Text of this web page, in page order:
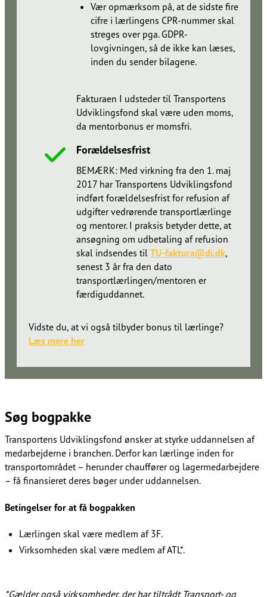
Vær opmærksom på, at de sidste fire
cifre i lærlingens CPR-nummer skal
streges over pga. GDPR-
lovgivningen, så de ikke kan læses,
inden du sender bilagene.​​​​‌ ‍ ​‍​‍‌‍ ‌ ​‍‌‍‍‌‌‍‌ ‌‍‍‌‌‍ ‍​‍​‍​ ‍‍​‍​‍‌ ​ ‌‍​‌‌‍ ‍‌‍‍‌‌ ‌​‌ ‍‌​‍ ‍‌‍‍‌‌‍ ​‍​‍​‍ ​​‍​‍‌‍‍​‌ ​‍‌‍‌‌‌‍‌‍​‍​‍​ ‍‍​‍​‍‌‍‍​‌ ‌​‌ ‌​‌ ​​‌ ​ ​ ‍‍​‍ ​‍ ‌ ‌​‌ ‌‌​‍ ‍‌ ​ ‌‍​‌‌‍ ‍‌‍‍‌‌ ‌​‌ ‍‌​‍ ‍‌ ​ ‌ ‌​‌ ‌‌‌‍‌​‌‍‍‌‌‍ ​‍ ‌‍‍‌‌‍ ‍‌ ‌​‌‍‌‌‌‍ ‍‌ ‌​​‍ ‌‍‌‌‌‍‌​‌‍‍‌‌ ‌​​‍ ‌‍ ‌‌‍ ‌‍‌​‌‍‌‌​ ‌‌ ​​‌ ​‍‌‍‌‌‌ ​ ‌‍‌‌‌‍ ‍‌ ‌​‌‍​‌‌ ‌​‌‍‍‌‌‍ ‌‍ ‍​ ‍ ‌‍‍‌‌‍‌​​ ‌‌ ​​‌‍​‌‌‍‌ ‌‍‌‌​‍ ‌‌ ‌​‌‍‍‌‌‍ ​‌ ​ ‌‍‍ ‌ ‌‌‌‍‌​​‍ ‌‌ ‌​‌‍‍‌‌‍ ​​‍ ‌‌ ‌‍‌‍‍‌‌ ​‍‌‍‍ ‌ ​ ‌‍ ‌‍ ‌‌‍‍​‌‍‌‌‌‍‌​‌‍‌‌‌ ​‍​ ‍ ‌ ‌​‌ ‍‌‌ ​​‌‍‌‌​ ‌‌ ​​‌‍​‌‌‍‌ ‌‍‌‌​ ‍ ‌ ​​‌‍​‌‌ ‌​‌‍‍​​ ‌‌ ​ ‌‍‌‌‌‍​ ‌ ‌​‌‍‍‌‌‍ ‌‍ ‍‌ ​ ​‍‌‌​ ‌‌‌​​‍‌‌ ‌‍‍ ‌‍‌‌‌ ‍‌​‍‌‌​ ​ ‌​‌​​‍‌‌​ ​ ‌​‌​​‍‌‌​ ​‍​ ​‍​ ​‌​ ‌‍​ ​ ​ ​‍​ ‌‍​ ​‍‌‍​‍‌‍​ ​ ​‌‌‍‌​​ ‌ ‌‍‌‌​‍‌‌​ ​‍​ ​‍​‍‌‌​ ‌‌‌​‌​​‍ ‍‌‍​ ‌‍ ‌‍ ‍‌ ‌​‌‍‌‌‌‍ ‍‌ ‌​​‍‌‌​ ‌‌‌​​‍‌‌ ‌‍‍ ‌‍‌‌‌ ‍‌​‍‌‌​ ​ ‌​‌​​‍‌‌​ ​ ‌​‌​​‍‌‌​ ​‍​ ​‍‌‍​ ​ ‍​‌‍​‍​ ‌‌‌‍​ ‌‍‌‍​ ‌‍​ ‌ ‌‍​‍‌‍​‌‌‍‌‌​ ​​​‍‌‌​ ​‍​ ​‍​‍‌‌​ ‌‌‌​‌​​‍ ‍‌‍​‍‌‍ ​‌‍ ‌‍​ ‌‍‍ ‌ ​ ​‍‌‌​ ‌‌‌​​‍‌‌ ‌‍‍ ‌‍‌‌‌ ‍‌​‍‌‌​ ​ ‌​‌​​‍‌‌​ ​ ‌​‌​​‍‌‌​ ​‍​ ​‍​ ‍‌‌‍​ ​ ‌​​ ‌​‌‍‌​​ ​‍​ ​‌​ ‌‌‌‍‌‌​ ‌​‌‍​ ​ ‌‍​‍‌‌​ ​‍​ ​‍​‍‌‌​ ‌‌‌​‌​​‍ ‍‌‍‍‌‌ ‌​‌‍‌‌‌‍ ‌‌ ​ ​‍‌‌​ ‌‌‌​​‍‌‌ ‌‍‍ ‌‍‌‌‌ ‍‌​‍‌‌​ ​ ‌​‌​​‍‌‌​ ​ ‌​‌​​‍‌‌​ ​‍​ ​‍‌‍​‌​ ‌‍​ ‍‌‌‍​‌​ ‌‌​ ‍​​ ‌‌‌‍​ ‌‍​‍‌‍​‍​ ‌​‌‍‌‌​‍‌‌​ ​‍​ ​‍​‍‌‌​ ‌‌‌​‌​​‍ ‍‌‍​‍‌‍ ‌‍‌​‌ ‍‌​‍‌‌​ ‌‌‌​​‍‌‌ ‌‍‍ ‌‍‌‌‌ ‍‌​‍‌‌​ ​ ‌​‌​​‍‌‌​ ​ ‌​‌​​‍‌‌​ ​‍​ ​‍​ ‌‍‌‍‌‌​ ​‍‌‍​ ​ ​‌‌‍​ ​ ​ ‌‍‌​‌‍​‍‌‍‌‍‌‍​‍​ ​‍​‍‌‌​ ​‍​ ​‍​‍‌‌​ ‌‌‌​‌​​‍ ‍‌‍​ ‌‍‍​‌‍‍‌‌‍ ​‌‍‌​‌ ​‍‌‍‌‌‌‍ ‍​‍‌‌​ ‌‌‌​​‍‌‌ ‌‍‍ ‌‍‌‌‌ ‍‌​‍‌‌​ ​ ‌​‌​​‍‌‌​ ​ ‌​‌​​‍‌‌​ ​‍​ ​‍​ ​ ​ ‌‍‌‍‌‍​ ‍​​ ‍​‌‍​‌‌‍‌‍​ ‍‌​ ‌‍​ ‍​‌‍‌​​ ‍‌​‍‌‌​ ​‍​ ​‍​‍‌‌​ ‌‌‌​‌​​‍ ‍‌ ‌​‌‍‌‌‌ ‍​‌ ‌​​ ‌‍​‍‌‍​‌‌ ​ ‌‍‌‌‌‌‌‌‌ ​‍‌‍ ​​ ‌‌‍‍​‌ ‌​‌ ‌​‌ ​​‌ ​ ​‍‌‌​ ​ ‌​​‌​‍‌‌​ ​‍‌​‌‍​‍‌‌​ ​‍‌​‌‍‌ ‌​‌ ‌‌​‍ ‍‌ ​ ‌‍​‌‌‍ ‍‌‍‍‌‌ ‌​‌ ‍‌​‍ ‍‌ ​ ‌ ‌​‌ ‌‌‌‍‌​‌‍‍‌‌‍ ​‍‌‍‌‍‍‌‌‍‌​​ ‌‌ ​​‌‍​‌‌‍‌ ‌‍‌‌​‍ ‌‌ ‌​‌‍‍‌‌‍ ​‌ ​ ‌‍‍ ‌ ‌‌‌‍‌​​‍ ‌‌ ‌​‌‍‍‌‌‍ ​​‍ ‌‌ ‌‍‌‍‍‌‌ ​‍‌‍‍ ‌ ​ ‌‍ ‌‍ ‌‌‍‍​‌‍‌‌‌‍‌​‌‍‌‌‌ ​‍​‍‌‍‌ ‌​‌ ‍‌‌ ​​‌‍‌‌​ ‌‌ ​​‌‍​‌‌‍‌ ‌‍‌‌​‍‌‍‌ ​​‌‍​‌‌ ‌​‌‍‍​​ ‌‌ ​ ‌‍‌‌‌‍​ ‌ ‌​‌‍‍‌‌‍ ‌‍ ‍‌ ​ ​‍‌‌​ ‌‌‌​​‍‌‌ ‌‍‍ ‌‍‌‌‌ ‍‌​‍‌‌​ ​ ‌​‌​​‍‌‌​ ​ ‌​‌​​‍‌‌​ ​‍​ ​‍​ ​‌​ ‌‍​ ​ ​ ​‍​ ‌‍​ ​‍‌‍​‍‌‍​ ​ ​‌‌‍‌​​ ‌ ‌‍‌‌​‍‌‌​ ​‍​ ​‍​‍‌‌​ ‌‌‌​‌​​‍ ‍‌‍​ ‌‍ ‌‍ ‍‌ ‌​‌‍‌‌‌‍ ‍‌ ‌​​‍‌‌​ ‌‌‌​​‍‌‌ ‌‍‍ ‌‍‌‌‌ ‍‌​‍‌‌​ ​ ‌​‌​​‍‌‌​ ​ ‌​‌​​‍‌‌​ ​‍​ ​‍‌‍​ ​ ‍​‌‍​‍​ ‌‌‌‍​ ‌‍‌‍​ ‌‍​ ‌ ‌‍​‍‌‍​‌‌‍‌‌​ ​​​‍‌‌​ ​‍​ ​‍​‍‌‌​ ‌‌‌​‌​​‍ ‍‌‍​‍‌‍ ​‌‍ ‌‍​ ‌‍‍ ‌ ​ ​‍‌‌​ ‌‌‌​​‍‌‌ ‌‍‍ ‌‍‌‌‌ ‍‌​‍‌‌​ ​ ‌​‌​​‍‌‌​ ​ ‌​‌​​‍‌‌​ ​‍​ ​‍​ ‍‌‌‍​ ​ ‌​​ ‌​‌‍‌​​ ​‍​ ​‌​ ‌‌‌‍‌‌​ ‌​‌‍​ ​ ‌‍​‍‌‌​ ​‍​ ​‍​‍‌‌​ ‌‌‌​‌​​‍ ‍‌‍‍‌‌ ‌​‌‍‌‌‌‍ ‌‌ ​ ​‍‌‌​ ‌‌‌​​‍‌‌ ‌‍‍ ‌‍‌‌‌ ‍‌​‍‌‌​ ​ ‌​‌​​‍‌‌​ ​ ‌​‌​​‍‌‌​ ​‍​ ​‍‌‍​‌​ ‌‍​ ‍‌‌‍​‌​ ‌‌​ ‍​​ ‌‌‌‍​ ‌‍​‍‌‍​‍​ ‌​‌‍‌‌​‍‌‌​ ​‍​ ​‍​‍‌‌​ ‌‌‌​‌​​‍ ‍‌‍​‍‌‍ ‌‍‌​‌ ‍‌​‍‌‌​ ‌‌‌​​‍‌‌ ‌‍‍ ‌‍‌‌‌ ‍‌​‍‌‌​ ​ ‌​‌​​‍‌‌​ ​ ‌​‌​​‍‌‌​ ​‍​ ​‍​ ‌‍‌‍‌‌​ ​‍‌‍​ ​ ​‌‌‍​ ​ ​ ‌‍‌​‌‍​‍‌‍‌‍‌‍​‍​ ​‍​‍‌‌​ ​‍​ ​‍​‍‌‌​ ‌‌‌​‌​​‍ ‍‌‍​ ‌‍‍​‌‍‍‌‌‍ ​‌‍‌​‌ ​‍‌‍‌‌‌‍ ‍​‍‌‌​ ‌‌‌​​‍‌‌ ‌‍‍ ‌‍‌‌‌ ‍‌​‍‌‌​ ​ ‌​‌​​‍‌‌​ ​ ‌​‌​​‍‌‌​ ​‍​ ​‍​ ​ ​ ‌‍‌‍‌‍​ ‍​​ ‍​‌‍​‌‌‍‌‍​ ‍‌​ ‌‍​ ‍​‌‍‌​​ ‍‌​‍‌‌​ ​‍​ ​‍​‍‌‌​ ‌‌‌​‌​​‍ ‍‌ ‌​‌‍‌‌‌ ‍​‌ ‌​​‍‌‍‌ ​​‌‍‌‌‌ ​‍‌ ​ ‌ ​​‌‍‌‌‌‍​ ‌ ‌​‌‍‍‌‌ ‌‍‌‍‌‌​ ‌‌ ​​‌ ‌‌‌‍​‍‌‍ ​‌‍‍‌‌ ​ ‌‍‍​‌‍‌‌‌‍‌​​‍​‍‌ ‌
Fakturaen I udsteder til Transportens
Udviklingsfond skal være uden moms,
da mentorbonus er momsfri.​​​​‌ ‍ ​‍​‍‌‍ ‌ ​‍‌‍‍‌‌‍‌ ‌‍‍‌‌‍ ‍​‍​‍​ ‍‍​‍​‍‌ ​ ‌‍​‌‌‍ ‍‌‍‍‌‌ ‌​‌ ‍‌​‍ ‍‌‍‍‌‌‍ ​‍​‍​‍ ​​‍​‍‌‍‍​‌ ​‍‌‍‌‌‌‍‌‍​‍​‍​ ‍‍​‍​‍‌‍‍​‌ ‌​‌ ‌​‌ ​​‌ ​ ​ ‍‍​‍ ​‍ ‌ ‌​‌ ‌‌​‍ ‍‌ ​ ‌‍​‌‌‍ ‍‌‍‍‌‌ ‌​‌ ‍‌​‍ ‍‌ ​ ‌ ‌​‌ ‌‌‌‍‌​‌‍‍‌‌‍ ​‍ ‌‍‍‌‌‍ ‍‌ ‌​‌‍‌‌‌‍ ‍‌ ‌​​‍ ‌‍‌‌‌‍‌​‌‍‍‌‌ ‌​​‍ ‌‍ ‌‌‍ ‌‍‌​‌‍‌‌​ ‌‌ ​​‌ ​‍‌‍‌‌‌ ​ ‌‍‌‌‌‍ ‍‌ ‌​‌‍​‌‌ ‌​‌‍‍‌‌‍ ‌‍ ‍​ ‍ ‌‍‍‌‌‍‌​​ ‌‌ ​​‌‍​‌‌‍‌ ‌‍‌‌​‍ ‌‌ ‌​‌‍‍‌‌‍ ​‌ ​ ‌‍‍ ‌ ‌‌‌‍‌​​‍ ‌‌ ‌​‌‍‍‌‌‍ ​​‍ ‌‌ ‌‍‌‍‍‌‌ ​‍‌‍‍ ‌ ​ ‌‍ ‌‍ ‌‌‍‍​‌‍‌‌‌‍‌​‌‍‌‌‌ ​‍​ ‍ ‌ ‌​‌ ‍‌‌ ​​‌‍‌‌​ ‌‌ ​​‌‍​‌‌‍‌ ‌‍‌‌​ ‍ ‌ ​​‌‍​‌‌ ‌​‌‍‍​​ ‌‌ ​ ‌‍‌‌‌‍​ ‌ ‌​‌‍‍‌‌‍ ‌‍ ‍‌ ​ ​‍‌‌​ ‌‌‌​​‍‌‌ ‌‍‍ ‌‍‌‌‌ ‍‌​‍‌‌​ ​ ‌​‌​​‍‌‌​ ​ ‌​‌​​‍‌‌​ ​‍​ ​‍​ ​‌​ ‌‍​ ​ ​ ​‍​ ‌‍​ ​‍‌‍​‍‌‍​ ​ ​‌‌‍‌​​ ‌ ‌‍‌‌​‍‌‌​ ​‍​ ​‍​‍‌‌​ ‌‌‌​‌​​‍ ‍‌‍​ ‌‍ ‌‍ ‍‌ ‌​‌‍‌‌‌‍ ‍‌ ‌​​‍‌‌​ ‌‌‌​​‍‌‌ ‌‍‍ ‌‍‌‌‌ ‍‌​‍‌‌​ ​ ‌​‌​​‍‌‌​ ​ ‌​‌​​‍‌‌​ ​‍​ ​‍‌‍​ ​ ‍​‌‍​‍​ ‌‌‌‍​ ‌‍‌‍​ ‌‍​ ‌ ‌‍​‍‌‍​‌‌‍‌‌​ ​​​‍‌‌​ ​‍​ ​‍​‍‌‌​ ‌‌‌​‌​​‍ ‍‌‍​‍‌‍ ​‌‍ ‌‍​ ‌‍‍ ‌ ​ ​‍‌‌​ ‌‌‌​​‍‌‌ ‌‍‍ ‌‍‌‌‌ ‍‌​‍‌‌​ ​ ‌​‌​​‍‌‌​ ​ ‌​‌​​‍‌‌​ ​‍​ ​‍​ ‍‌‌‍​ ​ ‌​​ ‌​‌‍‌​​ ​‍​ ​‌​ ‌‌‌‍‌‌​ ‌​‌‍​ ​ ‌‍​‍‌‌​ ​‍​ ​‍​‍‌‌​ ‌‌‌​‌​​‍ ‍‌‍‍‌‌ ‌​‌‍‌‌‌‍ ‌‌ ​ ​‍‌‌​ ‌‌‌​​‍‌‌ ‌‍‍ ‌‍‌‌‌ ‍‌​‍‌‌​ ​ ‌​‌​​‍‌‌​ ​ ‌​‌​​‍‌‌​ ​‍​ ​‍‌‍​‌​ ‌‍​ ‍‌‌‍​‌​ ‌‌​ ‍​​ ‌‌‌‍​ ‌‍​‍‌‍​‍​ ‌​‌‍‌‌​‍‌‌​ ​‍​ ​‍​‍‌‌​ ‌‌‌​‌​​‍ ‍‌‍​‍‌‍ ‌‍‌​‌ ‍‌​‍‌‌​ ‌‌‌​​‍‌‌ ‌‍‍ ‌‍‌‌‌ ‍‌​‍‌‌​ ​ ‌​‌​​‍‌‌​ ​ ‌​‌​​‍‌‌​ ​‍​ ​‍​ ​​‌‍‌‌​ ​‍​ ​​​ ‍​​ ‌ ​ ​​‌‍​ ‌‍​ ​ ​‍‌‍​‌​ ‌ ​‍‌‌​ ​‍​ ​‍​‍‌‌​ ‌‌‌​‌​​‍ ‍‌‍​ ‌‍‍​‌‍‍‌‌‍ ​‌‍‌​‌ ​‍‌‍‌‌‌‍ ‍​‍‌‌​ ‌‌‌​​‍‌‌ ‌‍‍ ‌‍‌‌‌ ‍‌​‍‌‌​ ​ ‌​‌​​‍‌‌​ ​ ‌​‌​​‍‌‌​ ​‍​ ​‍​ ‌‌​ ‍‌​ ​ ​ ​ ​ ‌​​ ​ ‌‍​‍​ ​​‌‍​‌‌‍‌​​ ​​​ ‌‍​‍‌‌​ ​‍​ ​‍​‍‌‌​ ‌‌‌​‌​​‍ ‍‌ ‌​‌‍‌‌‌ ‍​‌ ‌​​ ‌‍​‍‌‍​‌‌ ​ ‌‍‌‌‌‌‌‌‌ ​‍‌‍ ​​ ‌‌‍‍​‌ ‌​‌ ‌​‌ ​​‌ ​ ​‍‌‌​ ​ ‌​​‌​‍‌‌​ ​‍‌​‌‍​‍‌‌​ ​‍‌​‌‍‌ ‌​‌ ‌‌​‍ ‍‌ ​ ‌‍​‌‌‍ ‍‌‍‍‌‌ ‌​‌ ‍‌​‍ ‍‌ ​ ‌ ‌​‌ ‌‌‌‍‌​‌‍‍‌‌‍ ​‍‌‍‌‍‍‌‌‍‌​​ ‌‌ ​​‌‍​‌‌‍‌ ‌‍‌‌​‍ ‌‌ ‌​‌‍‍‌‌‍ ​‌ ​ ‌‍‍ ‌ ‌‌‌‍‌​​‍ ‌‌ ‌​‌‍‍‌‌‍ ​​‍ ‌‌ ‌‍‌‍‍‌‌ ​‍‌‍‍ ‌ ​ ‌‍ ‌‍ ‌‌‍‍​‌‍‌‌‌‍‌​‌‍‌‌‌ ​‍​‍‌‍‌ ‌​‌ ‍‌‌ ​​‌‍‌‌​ ‌‌ ​​‌‍​‌‌‍‌ ‌‍‌‌​‍‌‍‌ ​​‌‍​‌‌ ‌​‌‍‍​​ ‌‌ ​ ‌‍‌‌‌‍​ ‌ ‌​‌‍‍‌‌‍ ‌‍ ‍‌ ​ ​‍‌‌​ ‌‌‌​​‍‌‌ ‌‍‍ ‌‍‌‌‌ ‍‌​‍‌‌​ ​ ‌​‌​​‍‌‌​ ​ ‌​‌​​‍‌‌​ ​‍​ ​‍​ ​‌​ ‌‍​ ​ ​ ​‍​ ‌‍​ ​‍‌‍​‍‌‍​ ​ ​‌‌‍‌​​ ‌ ‌‍‌‌​‍‌‌​ ​‍​ ​‍​‍‌‌​ ‌‌‌​‌​​‍ ‍‌‍​ ‌‍ ‌‍ ‍‌ ‌​‌‍‌‌‌‍ ‍‌ ‌​​‍‌‌​ ‌‌‌​​‍‌‌ ‌‍‍ ‌‍‌‌‌ ‍‌​‍‌‌​ ​ ‌​‌​​‍‌‌​ ​ ‌​‌​​‍‌‌​ ​‍​ ​‍‌‍​ ​ ‍​‌‍​‍​ ‌‌‌‍​ ‌‍‌‍​ ‌‍​ ‌ ‌‍​‍‌‍​‌‌‍‌‌​ ​​​‍‌‌​ ​‍​ ​‍​‍‌‌​ ‌‌‌​‌​​‍ ‍‌‍​‍‌‍ ​‌‍ ‌‍​ ‌‍‍ ‌ ​ ​‍‌‌​ ‌‌‌​​‍‌‌ ‌‍‍ ‌‍‌‌‌ ‍‌​‍‌‌​ ​ ‌​‌​​‍‌‌​ ​ ‌​‌​​‍‌‌​ ​‍​ ​‍​ ‍‌‌‍​ ​ ‌​​ ‌​‌‍‌​​ ​‍​ ​‌​ ‌‌‌‍‌‌​ ‌​‌‍​ ​ ‌‍​‍‌‌​ ​‍​ ​‍​‍‌‌​ ‌‌‌​‌​​‍ ‍‌‍‍‌‌ ‌​‌‍‌‌‌‍ ‌‌ ​ ​‍‌‌​ ‌‌‌​​‍‌‌ ‌‍‍ ‌‍‌‌‌ ‍‌​‍‌‌​ ​ ‌​‌​​‍‌‌​ ​ ‌​‌​​‍‌‌​ ​‍​ ​‍‌‍​‌​ ‌‍​ ‍‌‌‍​‌​ ‌‌​ ‍​​ ‌‌‌‍​ ‌‍​‍‌‍​‍​ ‌​‌‍‌‌​‍‌‌​ ​‍​ ​‍​‍‌‌​ ‌‌‌​‌​​‍ ‍‌‍​‍‌‍ ‌‍‌​‌ ‍‌​‍‌‌​ ‌‌‌​​‍‌‌ ‌‍‍ ‌‍‌‌‌ ‍‌​‍‌‌​ ​ ‌​‌​​‍‌‌​ ​ ‌​‌​​‍‌‌​ ​‍​ ​‍​ ​​‌‍‌‌​ ​‍​ ​​​ ‍​​ ‌ ​ ​​‌‍​ ‌‍​ ​ ​‍‌‍​‌​ ‌ ​‍‌‌​ ​‍​ ​‍​‍‌‌​ ‌‌‌​‌​​‍ ‍‌‍​ ‌‍‍​‌‍‍‌‌‍ ​‌‍‌​‌ ​‍‌‍‌‌‌‍ ‍​‍‌‌​ ‌‌‌​​‍‌‌ ‌‍‍ ‌‍‌‌‌ ‍‌​‍‌‌​ ​ ‌​‌​​‍‌‌​ ​ ‌​‌​​‍‌‌​ ​‍​ ​‍​ ‌‌​ ‍‌​ ​ ​ ​ ​ ‌​​ ​ ‌‍​‍​ ​​‌‍​‌‌‍‌​​ ​​​ ‌‍​‍‌‌​ ​‍​ ​‍​‍‌‌​ ‌‌‌​‌​​‍ ‍‌ ‌​‌‍‌‌‌ ‍​‌ ‌​​‍‌‍‌ ​​‌‍‌‌‌ ​‍‌ ​ ‌ ​​‌‍‌‌‌‍​ ‌ ‌​‌‍‍‌‌ ‌‍‌‍‌‌​ ‌‌ ​​‌ ‌‌‌‍​‍‌‍ ​‌‍‍‌‌ ​ ‌‍‍​‌‍‌‌‌‍‌​​‍​‍‌ ‌
Forældelsesfrist​​​​‌ ‍ ​‍​‍‌‍ ‌ ​‍‌‍‍‌‌‍‌ ‌‍‍‌‌‍ ‍​‍​‍​ ‍‍​‍​‍‌ ​ ‌‍​‌‌‍ ‍‌‍‍‌‌ ‌​‌ ‍‌​‍ ‍‌‍‍‌‌‍ ​‍​‍​‍ ​​‍​‍‌‍‍​‌ ​‍‌‍‌‌‌‍‌‍​‍​‍​ ‍‍​‍​‍‌‍‍​‌ ‌​‌ ‌​‌ ​​‌ ​ ​ ‍‍​‍ ​‍ ‌ ‌​‌ ‌‌​‍ ‍‌ ​ ‌‍​‌‌‍ ‍‌‍‍‌‌ ‌​‌ ‍‌​‍ ‍‌ ​ ‌ ‌​‌ ‌‌‌‍‌​‌‍‍‌‌‍ ​‍ ‌‍‍‌‌‍ ‍‌ ‌​‌‍‌‌‌‍ ‍‌ ‌​​‍ ‌‍‌‌‌‍‌​‌‍‍‌‌ ‌​​‍ ‌‍ ‌‌‍ ‌‍‌​‌‍‌‌​ ‌‌ ​​‌ ​‍‌‍‌‌‌ ​ ‌‍‌‌‌‍ ‍‌ ‌​‌‍​‌‌ ‌​‌‍‍‌‌‍ ‌‍ ‍​ ‍ ‌‍‍‌‌‍‌​​ ‌‌ ​​‌‍​‌‌‍‌ ‌‍‌‌​‍ ‌‌ ‌​‌‍‍‌‌‍ ​‌ ​ ‌‍‍ ‌ ‌‌‌‍‌​​‍ ‌‌ ‌​‌‍‍‌‌‍ ​​‍ ‌‌ ‌‍‌‍‍‌‌ ​‍‌‍‍ ‌ ​ ‌‍ ‌‍ ‌‌‍‍​‌‍‌‌‌‍‌​‌‍‌‌‌ ​‍​ ‍ ‌ ‌​‌ ‍‌‌ ​​‌‍‌‌​ ‌‌ ​​‌‍​‌‌‍‌ ‌‍‌‌​ ‍ ‌ ​​‌‍​‌‌ ‌​‌‍‍​​ ‌‌ ​ ‌‍‌‌‌‍​ ‌ ‌​‌‍‍‌‌‍ ‌‍ ‍‌ ​ ​‍‌‌​ ‌‌‌​​‍‌‌ ‌‍‍ ‌‍‌‌‌ ‍‌​‍‌‌​ ​ ‌​‌​​‍‌‌​ ​ ‌​‌​​‍‌‌​ ​‍​ ​‍​ ​‌​ ‌‍​ ​ ​ ​‍​ ‌‍​ ​‍‌‍​‍‌‍​ ​ ​‌‌‍‌​​ ‌ ‌‍‌‌​‍‌‌​ ​‍​ ​‍​‍‌‌​ ‌‌‌​‌​​‍ ‍‌‍​ ‌‍ ‌‍ ‍‌ ‌​‌‍‌‌‌‍ ‍‌ ‌​​‍‌‌​ ‌‌‌​​‍‌‌ ‌‍‍ ‌‍‌‌‌ ‍‌​‍‌‌​ ​ ‌​‌​​‍‌‌​ ​ ‌​‌​​‍‌‌​ ​‍​ ​‍‌‍​ ​ ‍​‌‍​‍​ ‌‌‌‍​ ‌‍‌‍​ ‌‍​ ‌ ‌‍​‍‌‍​‌‌‍‌‌​ ​​​‍‌‌​ ​‍​ ​‍​‍‌‌​ ‌‌‌​‌​​‍ ‍‌‍​‍‌‍ ​‌‍ ‌‍​ ‌‍‍ ‌ ​ ​‍‌‌​ ‌‌‌​​‍‌‌ ‌‍‍ ‌‍‌‌‌ ‍‌​‍‌‌​ ​ ‌​‌​​‍‌‌​ ​ ‌​‌​​‍‌‌​ ​‍​ ​‍​ ‍‌‌‍​ ​ ‌​​ ‌​‌‍‌​​ ​‍​ ​‌​ ‌‌‌‍‌‌​ ‌​‌‍​ ​ ‌‍​‍‌‌​ ​‍​ ​‍​‍‌‌​ ‌‌‌​‌​​‍ ‍‌‍‍‌‌ ‌​‌‍‌‌‌‍ ‌‌ ​ ​‍‌‌​ ‌‌‌​​‍‌‌ ‌‍‍ ‌‍‌‌‌ ‍‌​‍‌‌​ ​ ‌​‌​​‍‌‌​ ​ ‌​‌​​‍‌‌​ ​‍​ ​‍‌‍‌​‌‍‌​​ ​​‌‍‌​​ ‌​​ ​ ​ ​‍​ ‌​‌‍​‌​ ‌‌‌‍‌‌‌‍​‍​‍‌‌​ ​‍​ ​‍​‍‌‌​ ‌‌‌​‌​​‍ ‍‌ ‌​‌‍‍‌‌ ‌​‌‍ ​‌‍‌‌​ ‌‍​‍‌‍​‌‌ ​ ‌‍‌‌‌‌‌‌‌ ​‍‌‍ ​​ ‌‌‍‍​‌ ‌​‌ ‌​‌ ​​‌ ​ ​‍‌‌​ ​ ‌​​‌​‍‌‌​ ​‍‌​‌‍​‍‌‌​ ​‍‌​‌‍‌ ‌​‌ ‌‌​‍ ‍‌ ​ ‌‍​‌‌‍ ‍‌‍‍‌‌ ‌​‌ ‍‌​‍ ‍‌ ​ ‌ ‌​‌ ‌‌‌‍‌​‌‍‍‌‌‍ ​‍‌‍‌‍‍‌‌‍‌​​ ‌‌ ​​‌‍​‌‌‍‌ ‌‍‌‌​‍ ‌‌ ‌​‌‍‍‌‌‍ ​‌ ​ ‌‍‍ ‌ ‌‌‌‍‌​​‍ ‌‌ ‌​‌‍‍‌‌‍ ​​‍ ‌‌ ‌‍‌‍‍‌‌ ​‍‌‍‍ ‌ ​ ‌‍ ‌‍ ‌‌‍‍​‌‍‌‌‌‍‌​‌‍‌‌‌ ​‍​‍‌‍‌ ‌​‌ ‍‌‌ ​​‌‍‌‌​ ‌‌ ​​‌‍​‌‌‍‌ ‌‍‌‌​‍‌‍‌ ​​‌‍​‌‌ ‌​‌‍‍​​ ‌‌ ​ ‌‍‌‌‌‍​ ‌ ‌​‌‍‍‌‌‍ ‌‍ ‍‌ ​ ​‍‌‌​ ‌‌‌​​‍‌‌ ‌‍‍ ‌‍‌‌‌ ‍‌​‍‌‌​ ​ ‌​‌​​‍‌‌​ ​ ‌​‌​​‍‌‌​ ​‍​ ​‍​ ​‌​ ‌‍​ ​ ​ ​‍​ ‌‍​ ​‍‌‍​‍‌‍​ ​ ​‌‌‍‌​​ ‌ ‌‍‌‌​‍‌‌​ ​‍​ ​‍​‍‌‌​ ‌‌‌​‌​​‍ ‍‌‍​ ‌‍ ‌‍ ‍‌ ‌​‌‍‌‌‌‍ ‍‌ ‌​​‍‌‌​ ‌‌‌​​‍‌‌ ‌‍‍ ‌‍‌‌‌ ‍‌​‍‌‌​ ​ ‌​‌​​‍‌‌​ ​ ‌​‌​​‍‌‌​ ​‍​ ​‍‌‍​ ​ ‍​‌‍​‍​ ‌‌‌‍​ ‌‍‌‍​ ‌‍​ ‌ ‌‍​‍‌‍​‌‌‍‌‌​ ​​​‍‌‌​ ​‍​ ​‍​‍‌‌​ ‌‌‌​‌​​‍ ‍‌‍​‍‌‍ ​‌‍ ‌‍​ ‌‍‍ ‌ ​ ​‍‌‌​ ‌‌‌​​‍‌‌ ‌‍‍ ‌‍‌‌‌ ‍‌​‍‌‌​ ​ ‌​‌​​‍‌‌​ ​ ‌​‌​​‍‌‌​ ​‍​ ​‍​ ‍‌‌‍​ ​ ‌​​ ‌​‌‍‌​​ ​‍​ ​‌​ ‌‌‌‍‌‌​ ‌​‌‍​ ​ ‌‍​‍‌‌​ ​‍​ ​‍​‍‌‌​ ‌‌‌​‌​​‍ ‍‌‍‍‌‌ ‌​‌‍‌‌‌‍ ‌‌ ​ ​‍‌‌​ ‌‌‌​​‍‌‌ ‌‍‍ ‌‍‌‌‌ ‍‌​‍‌‌​ ​ ‌​‌​​‍‌‌​ ​ ‌​‌​​‍‌‌​ ​‍​ ​‍‌‍‌​‌‍‌​​ ​​‌‍‌​​ ‌​​ ​ ​ ​‍​ ‌​‌‍​‌​ ‌‌‌‍‌‌‌‍​‍​‍‌‌​ ​‍​ ​‍​‍‌‌​ ‌‌‌​‌​​‍ ‍‌ ‌​‌‍‍‌‌ ‌​‌‍ ​‌‍‌‌​‍‌‍‌ ​​‌‍‌‌‌ ​‍‌ ​ ‌ ​​‌‍‌‌‌‍​ ‌ ‌​‌‍‍‌‌ ‌‍‌‍‌‌​ ‌‌ ​​‌ ‌‌‌‍​‍‌‍ ​‌‍‍‌‌ ​ ‌‍‍​‌‍‌‌‌‍‌​​‍​‍‌ ‌
BEMÆRK: Med virkning fra den 1. maj
2017 har Transportens Udviklingsfond
indført forældelsesfrist for refusion af
udgifter vedrørende transportlærlinge
og mentorer. I praksis betyder dette, at
ansøgning om udbetaling af refusion
skal indsendes til ​​​​‌ ‍ ​‍​‍‌‍ ‌ ​‍‌‍‍‌‌‍‌ ‌‍‍‌‌‍ ‍​‍​‍​ ‍‍​‍​‍‌ ​ ‌‍​‌‌‍ ‍‌‍‍‌‌ ‌​‌ ‍‌​‍ ‍‌‍‍‌‌‍ ​‍​‍​‍ ​​‍​‍‌‍‍​‌ ​‍‌‍‌‌‌‍‌‍​‍​‍​ ‍‍​‍​‍‌‍‍​‌ ‌​‌ ‌​‌ ​​‌ ​ ​ ‍‍​‍ ​‍ ‌ ‌​‌ ‌‌​‍ ‍‌ ​ ‌‍​‌‌‍ ‍‌‍‍‌‌ ‌​‌ ‍‌​‍ ‍‌ ​ ‌ ‌​‌ ‌‌‌‍‌​‌‍‍‌‌‍ ​‍ ‌‍‍‌‌‍ ‍‌ ‌​‌‍‌‌‌‍ ‍‌ ‌​​‍ ‌‍‌‌‌‍‌​‌‍‍‌‌ ‌​​‍ ‌‍ ‌‌‍ ‌‍‌​‌‍‌‌​ ‌‌ ​​‌ ​‍‌‍‌‌‌ ​ ‌‍‌‌‌‍ ‍‌ ‌​‌‍​‌‌ ‌​‌‍‍‌‌‍ ‌‍ ‍​ ‍ ‌‍‍‌‌‍‌​​ ‌‌ ​​‌‍​‌‌‍‌ ‌‍‌‌​‍ ‌‌ ‌​‌‍‍‌‌‍ ​‌ ​ ‌‍‍ ‌ ‌‌‌‍‌​​‍ ‌‌ ‌​‌‍‍‌‌‍ ​​‍ ‌‌ ‌‍‌‍‍‌‌ ​‍‌‍‍ ‌ ​ ‌‍ ‌‍ ‌‌‍‍​‌‍‌‌‌‍‌​‌‍‌‌‌ ​‍​ ‍ ‌ ‌​‌ ‍‌‌ ​​‌‍‌‌​ ‌‌ ​​‌‍​‌‌‍‌ ‌‍‌‌​ ‍ ‌ ​​‌‍​‌‌ ‌​‌‍‍​​ ‌‌ ​ ‌‍‌‌‌‍​ ‌ ‌​‌‍‍‌‌‍ ‌‍ ‍‌ ​ ​‍‌‌​ ‌‌‌​​‍‌‌ ‌‍‍ ‌‍‌‌‌ ‍‌​‍‌‌​ ​ ‌​‌​​‍‌‌​ ​ ‌​‌​​‍‌‌​ ​‍​ ​‍​ ​‌​ ‌‍​ ​ ​ ​‍​ ‌‍​ ​‍‌‍​‍‌‍​ ​ ​‌‌‍‌​​ ‌ ‌‍‌‌​‍‌‌​ ​‍​ ​‍​‍‌‌​ ‌‌‌​‌​​‍ ‍‌‍​ ‌‍ ‌‍ ‍‌ ‌​‌‍‌‌‌‍ ‍‌ ‌​​‍‌‌​ ‌‌‌​​‍‌‌ ‌‍‍ ‌‍‌‌‌ ‍‌​‍‌‌​ ​ ‌​‌​​‍‌‌​ ​ ‌​‌​​‍‌‌​ ​‍​ ​‍‌‍​ ​ ‍​‌‍​‍​ ‌‌‌‍​ ‌‍‌‍​ ‌‍​ ‌ ‌‍​‍‌‍​‌‌‍‌‌​ ​​​‍‌‌​ ​‍​ ​‍​‍‌‌​ ‌‌‌​‌​​‍ ‍‌‍​‍‌‍ ​‌‍ ‌‍​ ‌‍‍ ‌ ​ ​‍‌‌​ ‌‌‌​​‍‌‌ ‌‍‍ ‌‍‌‌‌ ‍‌​‍‌‌​ ​ ‌​‌​​‍‌‌​ ​ ‌​‌​​‍‌‌​ ​‍​ ​‍​ ‍‌‌‍​ ​ ‌​​ ‌​‌‍‌​​ ​‍​ ​‌​ ‌‌‌‍‌‌​ ‌​‌‍​ ​ ‌‍​‍‌‌​ ​‍​ ​‍​‍‌‌​ ‌‌‌​‌​​‍ ‍‌‍‍‌‌ ‌​‌‍‌‌‌‍ ‌‌ ​ ​‍‌‌​ ‌‌‌​​‍‌‌ ‌‍‍ ‌‍‌‌‌ ‍‌​‍‌‌​ ​ ‌​‌​​‍‌‌​ ​ ‌​‌​​‍‌‌​ ​‍​ ​‍‌‍‌​‌‍‌​​ ​​‌‍‌​​ ‌​​ ​ ​ ​‍​ ‌​‌‍​‌​ ‌‌‌‍‌‌‌‍​‍​‍‌‌​ ​‍​ ​‍​‍‌‌​ ‌‌‌​‌​​‍ ‍‌‍​‍‌‍ ‌‍‌​‌ ‍‌​‍‌‌​ ‌‌‌​​‍‌‌ ‌‍‍ ‌‍‌‌‌ ‍‌​‍‌‌​ ​ ‌​‌​​‍‌‌​ ​ ‌​‌​​‍‌‌​ ​‍​ ​‍​ ‍‌‌‍​‍​ ‌‍‌‍​ ​ ​​​ ​ ​ ‌​​ ‌ ​ ​ ‌‍​‌​ ‌​​ ‍‌​‍‌‌​ ​‍​ ​‍​‍‌‌​ ‌‌‌​‌​​‍ ‍‌‍​ ‌‍‍​‌‍‍‌‌‍ ​‌‍‌​‌ ​‍‌‍‌‌‌‍ ‍​‍‌‌​ ‌‌‌​​‍‌‌ ‌‍‍ ‌‍‌‌‌ ‍‌​‍‌‌​ ​ ‌​‌​​‍‌‌​ ​ ‌​‌​​‍‌‌​ ​‍​ ​‍​ ‍‌​ ‍​​ ‌ ‌‍‌‍​ ‍​​ ‍‌​ ‍‌​ ‌ ‌‍​ ‌‍‌‌​ ‍​‌‍‌​​‍‌‌​ ​‍​ ​‍​‍‌‌​ ‌‌‌​‌​​‍ ‍‌ ‌​‌‍‌‌‌ ‍​‌ ‌​​ ‌‍​‍‌‍​‌‌ ​ ‌‍‌‌‌‌‌‌‌ ​‍‌‍ ​​ ‌‌‍‍​‌ ‌​‌ ‌​‌ ​​‌ ​ ​‍‌‌​ ​ ‌​​‌​‍‌‌​ ​‍‌​‌‍​‍‌‌​ ​‍‌​‌‍‌ ‌​‌ ‌‌​‍ ‍‌ ​ ‌‍​‌‌‍ ‍‌‍‍‌‌ ‌​‌ ‍‌​‍ ‍‌ ​ ‌ ‌​‌ ‌‌‌‍‌​‌‍‍‌‌‍ ​‍‌‍‌‍‍‌‌‍‌​​ ‌‌ ​​‌‍​‌‌‍‌ ‌‍‌‌​‍ ‌‌ ‌​‌‍‍‌‌‍ ​‌ ​ ‌‍‍ ‌ ‌‌‌‍‌​​‍ ‌‌ ‌​‌‍‍‌‌‍ ​​‍ ‌‌ ‌‍‌‍‍‌‌ ​‍‌‍‍ ‌ ​ ‌‍ ‌‍ ‌‌‍‍​‌‍‌‌‌‍‌​‌‍‌‌‌ ​‍​‍‌‍‌ ‌​‌ ‍‌‌ ​​‌‍‌‌​ ‌‌ ​​‌‍​‌‌‍‌ ‌‍‌‌​‍‌‍‌ ​​‌‍​‌‌ ‌​‌‍‍​​ ‌‌ ​ ‌‍‌‌‌‍​ ‌ ‌​‌‍‍‌‌‍ ‌‍ ‍‌ ​ ​‍‌‌​ ‌‌‌​​‍‌‌ ‌‍‍ ‌‍‌‌‌ ‍‌​‍‌‌​ ​ ‌​‌​​‍‌‌​ ​ ‌​‌​​‍‌‌​ ​‍​ ​‍​ ​‌​ ‌‍​ ​ ​ ​‍​ ‌‍​ ​‍‌‍​‍‌‍​ ​ ​‌‌‍‌​​ ‌ ‌‍‌‌​‍‌‌​ ​‍​ ​‍​‍‌‌​ ‌‌‌​‌​​‍ ‍‌‍​ ‌‍ ‌‍ ‍‌ ‌​‌‍‌‌‌‍ ‍‌ ‌​​‍‌‌​ ‌‌‌​​‍‌‌ ‌‍‍ ‌‍‌‌‌ ‍‌​‍‌‌​ ​ ‌​‌​​‍‌‌​ ​ ‌​‌​​‍‌‌​ ​‍​ ​‍‌‍​ ​ ‍​‌‍​‍​ ‌‌‌‍​ ‌‍‌‍​ ‌‍​ ‌ ‌‍​‍‌‍​‌‌‍‌‌​ ​​​‍‌‌​ ​‍​ ​‍​‍‌‌​ ‌‌‌​‌​​‍ ‍‌‍​‍‌‍ ​‌‍ ‌‍​ ‌‍‍ ‌ ​ ​‍‌‌​ ‌‌‌​​‍‌‌ ‌‍‍ ‌‍‌‌‌ ‍‌​‍‌‌​ ​ ‌​‌​​‍‌‌​ ​ ‌​‌​​‍‌‌​ ​‍​ ​‍​ ‍‌‌‍​ ​ ‌​​ ‌​‌‍‌​​ ​‍​ ​‌​ ‌‌‌‍‌‌​ ‌​‌‍​ ​ ‌‍​‍‌‌​ ​‍​ ​‍​‍‌‌​ ‌‌‌​‌​​‍ ‍‌‍‍‌‌ ‌​‌‍‌‌‌‍ ‌‌ ​ ​‍‌‌​ ‌‌‌​​‍‌‌ ‌‍‍ ‌‍‌‌‌ ‍‌​‍‌‌​ ​ ‌​‌​​‍‌‌​ ​ ‌​‌​​‍‌‌​ ​‍​ ​‍‌‍‌​‌‍‌​​ ​​‌‍‌​​ ‌​​ ​ ​ ​‍​ ‌​‌‍​‌​ ‌‌‌‍‌‌‌‍​‍​‍‌‌​ ​‍​ ​‍​‍‌‌​ ‌‌‌​‌​​‍ ‍‌‍​‍‌‍ ‌‍‌​‌ ‍‌​‍‌‌​ ‌‌‌​​‍‌‌ ‌‍‍ ‌‍‌‌‌ ‍‌​‍‌‌​ ​ ‌​‌​​‍‌‌​ ​ ‌​‌​​‍‌‌​ ​‍​ ​‍​ ‍‌‌‍​‍​ ‌‍‌‍​ ​ ​​​ ​ ​ ‌​​ ‌ ​ ​ ‌‍​‌​ ‌​​ ‍‌​‍‌‌​ ​‍​ ​‍​‍‌‌​ ‌‌‌​‌​​‍ ‍‌‍​ ‌‍‍​‌‍‍‌‌‍ ​‌‍‌​‌ ​‍‌‍‌‌‌‍ ‍​‍‌‌​ ‌‌‌​​‍‌‌ ‌‍‍ ‌‍‌‌‌ ‍‌​‍‌‌​ ​ ‌​‌​​‍‌‌​ ​ ‌​‌​​‍‌‌​ ​‍​ ​‍​ ‍‌​ ‍​​ ‌ ‌‍‌‍​ ‍​​ ‍‌​ ‍‌​ ‌ ‌‍​ ‌‍‌‌​ ‍​‌‍‌​​‍‌‌​ ​‍​ ​‍​‍‌‌​ ‌‌‌​‌​​‍ ‍‌ ‌​‌‍‌‌‌ ‍​‌ ‌​​‍‌‍‌ ​​‌‍‌‌‌ ​‍‌ ​ ‌ ​​‌‍‌‌‌‍​ ‌ ‌​‌‍‍‌‌ ‌‍‌‍‌‌​ ‌‌ ​​‌ ‌‌‌‍​‍‌‍ ​‌‍‍‌‌ ​ ‌‍‍​‌‍‌‌‌‍‌​​‍​‍‌ ‌ TU-faktura@di.dk​​​​‌ ‍ ​‍​‍‌‍ ‌ ​‍‌‍‍‌‌‍‌ ‌‍‍‌‌‍ ‍​‍​‍​ ‍‍​‍​‍‌ ​ ‌‍​‌‌‍ ‍‌‍‍‌‌ ‌​‌ ‍‌​‍ ‍‌‍‍‌‌‍ ​‍​‍​‍ ​​‍​‍‌‍‍​‌ ​‍‌‍‌‌‌‍‌‍​‍​‍​ ‍‍​‍​‍‌‍‍​‌ ‌​‌ ‌​‌ ​​‌ ​ ​ ‍‍​‍ ​‍ ‌ ‌​‌ ‌‌​‍ ‍‌ ​ ‌‍​‌‌‍ ‍‌‍‍‌‌ ‌​‌ ‍‌​‍ ‍‌ ​ ‌ ‌​‌ ‌‌‌‍‌​‌‍‍‌‌‍ ​‍ ‌‍‍‌‌‍ ‍‌ ‌​‌‍‌‌‌‍ ‍‌ ‌​​‍ ‌‍‌‌‌‍‌​‌‍‍‌‌ ‌​​‍ ‌‍ ‌‌‍ ‌‍‌​‌‍‌‌​ ‌‌ ​​‌ ​‍‌‍‌‌‌ ​ ‌‍‌‌‌‍ ‍‌ ‌​‌‍​‌‌ ‌​‌‍‍‌‌‍ ‌‍ ‍​ ‍ ‌‍‍‌‌‍‌​​ ‌‌ ​​‌‍​‌‌‍‌ ‌‍‌‌​‍ ‌‌ ‌​‌‍‍‌‌‍ ​‌ ​ ‌‍‍ ‌ ‌‌‌‍‌​​‍ ‌‌ ‌​‌‍‍‌‌‍ ​​‍ ‌‌ ‌‍‌‍‍‌‌ ​‍‌‍‍ ‌ ​ ‌‍ ‌‍ ‌‌‍‍​‌‍‌‌‌‍‌​‌‍‌‌‌ ​‍​ ‍ ‌ ‌​‌ ‍‌‌ ​​‌‍‌‌​ ‌‌ ​​‌‍​‌‌‍‌ ‌‍‌‌​ ‍ ‌ ​​‌‍​‌‌ ‌​‌‍‍​​ ‌‌ ​ ‌‍‌‌‌‍​ ‌ ‌​‌‍‍‌‌‍ ‌‍ ‍‌ ​ ​‍‌‌​ ‌‌‌​​‍‌‌ ‌‍‍ ‌‍‌‌‌ ‍‌​‍‌‌​ ​ ‌​‌​​‍‌‌​ ​ ‌​‌​​‍‌‌​ ​‍​ ​‍​ ​‌​ ‌‍​ ​ ​ ​‍​ ‌‍​ ​‍‌‍​‍‌‍​ ​ ​‌‌‍‌​​ ‌ ‌‍‌‌​‍‌‌​ ​‍​ ​‍​‍‌‌​ ‌‌‌​‌​​‍ ‍‌‍​ ‌‍ ‌‍ ‍‌ ‌​‌‍‌‌‌‍ ‍‌ ‌​​‍‌‌​ ‌‌‌​​‍‌‌ ‌‍‍ ‌‍‌‌‌ ‍‌​‍‌‌​ ​ ‌​‌​​‍‌‌​ ​ ‌​‌​​‍‌‌​ ​‍​ ​‍‌‍​ ​ ‍​‌‍​‍​ ‌‌‌‍​ ‌‍‌‍​ ‌‍​ ‌ ‌‍​‍‌‍​‌‌‍‌‌​ ​​​‍‌‌​ ​‍​ ​‍​‍‌‌​ ‌‌‌​‌​​‍ ‍‌‍​‍‌‍ ​‌‍ ‌‍​ ‌‍‍ ‌ ​ ​‍‌‌​ ‌‌‌​​‍‌‌ ‌‍‍ ‌‍‌‌‌ ‍‌​‍‌‌​ ​ ‌​‌​​‍‌‌​ ​ ‌​‌​​‍‌‌​ ​‍​ ​‍​ ‍‌‌‍​ ​ ‌​​ ‌​‌‍‌​​ ​‍​ ​‌​ ‌‌‌‍‌‌​ ‌​‌‍​ ​ ‌‍​‍‌‌​ ​‍​ ​‍​‍‌‌​ ‌‌‌​‌​​‍ ‍‌‍‍‌‌ ‌​‌‍‌‌‌‍ ‌‌ ​ ​‍‌‌​ ‌‌‌​​‍‌‌ ‌‍‍ ‌‍‌‌‌ ‍‌​‍‌‌​ ​ ‌​‌​​‍‌‌​ ​ ‌​‌​​‍‌‌​ ​‍​ ​‍‌‍‌​‌‍‌​​ ​​‌‍‌​​ ‌​​ ​ ​ ​‍​ ‌​‌‍​‌​ ‌‌‌‍‌‌‌‍​‍​‍‌‌​ ​‍​ ​‍​‍‌‌​ ‌‌‌​‌​​‍ ‍‌‍​‍‌‍ ‌‍‌​‌ ‍‌​‍‌‌​ ‌‌‌​​‍‌‌ ‌‍‍ ‌‍‌‌‌ ‍‌​‍‌‌​ ​ ‌​‌​​‍‌‌​ ​ ‌​‌​​‍‌‌​ ​‍​ ​‍​ ‍‌‌‍​‍​ ‌‍‌‍​ ​ ​​​ ​ ​ ‌​​ ‌ ​ ​ ‌‍​‌​ ‌​​ ‍‌​‍‌‌​ ​‍​ ​‍​‍‌‌​ ‌‌‌​‌​​‍ ‍‌‍​ ‌‍‍​‌‍‍‌‌‍ ​‌‍‌​‌ ​‍‌‍‌‌‌‍ ‍​‍‌‌​ ‌‌‌​​‍‌‌ ‌‍‍ ‌‍‌‌‌ ‍‌​‍‌‌​ ​ ‌​‌​​‍‌‌​ ​ ‌​‌​​‍‌‌​ ​‍​ ​‍​ ​‍​ ​​​ ‍​​ ​‌‌‍‌​​ ‌‌​ ​‌‌‍‌‍​ ​​​ ‌​​ ‍‌‌‍‌‌​‍‌‌​ ​‍​ ​‍​‍‌‌​ ‌‌‌​‌​​‍ ‍‌ ‌​‌‍‌‌‌ ‍​‌ ‌​​ ‌‍​‍‌‍​‌‌ ​ ‌‍‌‌‌‌‌‌‌ ​‍‌‍ ​​ ‌‌‍‍​‌ ‌​‌ ‌​‌ ​​‌ ​ ​‍‌‌​ ​ ‌​​‌​‍‌‌​ ​‍‌​‌‍​‍‌‌​ ​‍‌​‌‍‌ ‌​‌ ‌‌​‍ ‍‌ ​ ‌‍​‌‌‍ ‍‌‍‍‌‌ ‌​‌ ‍‌​‍ ‍‌ ​ ‌ ‌​‌ ‌‌‌‍‌​‌‍‍‌‌‍ ​‍‌‍‌‍‍‌‌‍‌​​ ‌‌ ​​‌‍​‌‌‍‌ ‌‍‌‌​‍ ‌‌ ‌​‌‍‍‌‌‍ ​‌ ​ ‌‍‍ ‌ ‌‌‌‍‌​​‍ ‌‌ ‌​‌‍‍‌‌‍ ​​‍ ‌‌ ‌‍‌‍‍‌‌ ​‍‌‍‍ ‌ ​ ‌‍ ‌‍ ‌‌‍‍​‌‍‌‌‌‍‌​‌‍‌‌‌ ​‍​‍‌‍‌ ‌​‌ ‍‌‌ ​​‌‍‌‌​ ‌‌ ​​‌‍​‌‌‍‌ ‌‍‌‌​‍‌‍‌ ​​‌‍​‌‌ ‌​‌‍‍​​ ‌‌ ​ ‌‍‌‌‌‍​ ‌ ‌​‌‍‍‌‌‍ ‌‍ ‍‌ ​ ​‍‌‌​ ‌‌‌​​‍‌‌ ‌‍‍ ‌‍‌‌‌ ‍‌​‍‌‌​ ​ ‌​‌​​‍‌‌​ ​ ‌​‌​​‍‌‌​ ​‍​ ​‍​ ​‌​ ‌‍​ ​ ​ ​‍​ ‌‍​ ​‍‌‍​‍‌‍​ ​ ​‌‌‍‌​​ ‌ ‌‍‌‌​‍‌‌​ ​‍​ ​‍​‍‌‌​ ‌‌‌​‌​​‍ ‍‌‍​ ‌‍ ‌‍ ‍‌ ‌​‌‍‌‌‌‍ ‍‌ ‌​​‍‌‌​ ‌‌‌​​‍‌‌ ‌‍‍ ‌‍‌‌‌ ‍‌​‍‌‌​ ​ ‌​‌​​‍‌‌​ ​ ‌​‌​​‍‌‌​ ​‍​ ​‍‌‍​ ​ ‍​‌‍​‍​ ‌‌‌‍​ ‌‍‌‍​ ‌‍​ ‌ ‌‍​‍‌‍​‌‌‍‌‌​ ​​​‍‌‌​ ​‍​ ​‍​‍‌‌​ ‌‌‌​‌​​‍ ‍‌‍​‍‌‍ ​‌‍ ‌‍​ ‌‍‍ ‌ ​ ​‍‌‌​ ‌‌‌​​‍‌‌ ‌‍‍ ‌‍‌‌‌ ‍‌​‍‌‌​ ​ ‌​‌​​‍‌‌​ ​ ‌​‌​​‍‌‌​ ​‍​ ​‍​ ‍‌‌‍​ ​ ‌​​ ‌​‌‍‌​​ ​‍​ ​‌​ ‌‌‌‍‌‌​ ‌​‌‍​ ​ ‌‍​‍‌‌​ ​‍​ ​‍​‍‌‌​ ‌‌‌​‌​​‍ ‍‌‍‍‌‌ ‌​‌‍‌‌‌‍ ‌‌ ​ ​‍‌‌​ ‌‌‌​​‍‌‌ ‌‍‍ ‌‍‌‌‌ ‍‌​‍‌‌​ ​ ‌​‌​​‍‌‌​ ​ ‌​‌​​‍‌‌​ ​‍​ ​‍‌‍‌​‌‍‌​​ ​​‌‍‌​​ ‌​​ ​ ​ ​‍​ ‌​‌‍​‌​ ‌‌‌‍‌‌‌‍​‍​‍‌‌​ ​‍​ ​‍​‍‌‌​ ‌‌‌​‌​​‍ ‍‌‍​‍‌‍ ‌‍‌​‌ ‍‌​‍‌‌​ ‌‌‌​​‍‌‌ ‌‍‍ ‌‍‌‌‌ ‍‌​‍‌‌​ ​ ‌​‌​​‍‌‌​ ​ ‌​‌​​‍‌‌​ ​‍​ ​‍​ ‍‌‌‍​‍​ ‌‍‌‍​ ​ ​​​ ​ ​ ‌​​ ‌ ​ ​ ‌‍​‌​ ‌​​ ‍‌​‍‌‌​ ​‍​ ​‍​‍‌‌​ ‌‌‌​‌​​‍ ‍‌‍​ ‌‍‍​‌‍‍‌‌‍ ​‌‍‌​‌ ​‍‌‍‌‌‌‍ ‍​‍‌‌​ ‌‌‌​​‍‌‌ ‌‍‍ ‌‍‌‌‌ ‍‌​‍‌‌​ ​ ‌​‌​​‍‌‌​ ​ ‌​‌​​‍‌‌​ ​‍​ ​‍​ ​‍​ ​​​ ‍​​ ​‌‌‍‌​​ ‌‌​ ​‌‌‍‌‍​ ​​​ ‌​​ ‍‌‌‍‌‌​‍‌‌​ ​‍​ ​‍​‍‌‌​ ‌‌‌​‌​​‍ ‍‌ ‌​‌‍‌‌‌ ‍​‌ ‌​​‍‌‍‌ ​​‌‍‌‌‌ ​‍‌ ​ ‌ ​​‌‍‌‌‌‍​ ‌ ‌​‌‍‍‌‌ ‌‍‌‍‌‌​ ‌‌ ​​‌ ‌‌‌‍​‍‌‍ ​‌‍‍‌‌ ​ ‌‍‍​‌‍‌‌‌‍‌​​‍​‍‌ ‌,
senest 3 år fra den dato
transportlærlingen/mentoren er
færdiguddannet.​​​​‌ ‍ ​‍​‍‌‍ ‌ ​‍‌‍‍‌‌‍‌ ‌‍‍‌‌‍ ‍​‍​‍​ ‍‍​‍​‍‌ ​ ‌‍​‌‌‍ ‍‌‍‍‌‌ ‌​‌ ‍‌​‍ ‍‌‍‍‌‌‍ ​‍​‍​‍ ​​‍​‍‌‍‍​‌ ​‍‌‍‌‌‌‍‌‍​‍​‍​ ‍‍​‍​‍‌‍‍​‌ ‌​‌ ‌​‌ ​​‌ ​ ​ ‍‍​‍ ​‍ ‌ ‌​‌ ‌‌​‍ ‍‌ ​ ‌‍​‌‌‍ ‍‌‍‍‌‌ ‌​‌ ‍‌​‍ ‍‌ ​ ‌ ‌​‌ ‌‌‌‍‌​‌‍‍‌‌‍ ​‍ ‌‍‍‌‌‍ ‍‌ ‌​‌‍‌‌‌‍ ‍‌ ‌​​‍ ‌‍‌‌‌‍‌​‌‍‍‌‌ ‌​​‍ ‌‍ ‌‌‍ ‌‍‌​‌‍‌‌​ ‌‌ ​​‌ ​‍‌‍‌‌‌ ​ ‌‍‌‌‌‍ ‍‌ ‌​‌‍​‌‌ ‌​‌‍‍‌‌‍ ‌‍ ‍​ ‍ ‌‍‍‌‌‍‌​​ ‌‌ ​​‌‍​‌‌‍‌ ‌‍‌‌​‍ ‌‌ ‌​‌‍‍‌‌‍ ​‌ ​ ‌‍‍ ‌ ‌‌‌‍‌​​‍ ‌‌ ‌​‌‍‍‌‌‍ ​​‍ ‌‌ ‌‍‌‍‍‌‌ ​‍‌‍‍ ‌ ​ ‌‍ ‌‍ ‌‌‍‍​‌‍‌‌‌‍‌​‌‍‌‌‌ ​‍​ ‍ ‌ ‌​‌ ‍‌‌ ​​‌‍‌‌​ ‌‌ ​​‌‍​‌‌‍‌ ‌‍‌‌​ ‍ ‌ ​​‌‍​‌‌ ‌​‌‍‍​​ ‌‌ ​ ‌‍‌‌‌‍​ ‌ ‌​‌‍‍‌‌‍ ‌‍ ‍‌ ​ ​‍‌‌​ ‌‌‌​​‍‌‌ ‌‍‍ ‌‍‌‌‌ ‍‌​‍‌‌​ ​ ‌​‌​​‍‌‌​ ​ ‌​‌​​‍‌‌​ ​‍​ ​‍​ ​‌​ ‌‍​ ​ ​ ​‍​ ‌‍​ ​‍‌‍​‍‌‍​ ​ ​‌‌‍‌​​ ‌ ‌‍‌‌​‍‌‌​ ​‍​ ​‍​‍‌‌​ ‌‌‌​‌​​‍ ‍‌‍​ ‌‍ ‌‍ ‍‌ ‌​‌‍‌‌‌‍ ‍‌ ‌​​‍‌‌​ ‌‌‌​​‍‌‌ ‌‍‍ ‌‍‌‌‌ ‍‌​‍‌‌​ ​ ‌​‌​​‍‌‌​ ​ ‌​‌​​‍‌‌​ ​‍​ ​‍‌‍​ ​ ‍​‌‍​‍​ ‌‌‌‍​ ‌‍‌‍​ ‌‍​ ‌ ‌‍​‍‌‍​‌‌‍‌‌​ ​​​‍‌‌​ ​‍​ ​‍​‍‌‌​ ‌‌‌​‌​​‍ ‍‌‍​‍‌‍ ​‌‍ ‌‍​ ‌‍‍ ‌ ​ ​‍‌‌​ ‌‌‌​​‍‌‌ ‌‍‍ ‌‍‌‌‌ ‍‌​‍‌‌​ ​ ‌​‌​​‍‌‌​ ​ ‌​‌​​‍‌‌​ ​‍​ ​‍​ ‍‌‌‍​ ​ ‌​​ ‌​‌‍‌​​ ​‍​ ​‌​ ‌‌‌‍‌‌​ ‌​‌‍​ ​ ‌‍​‍‌‌​ ​‍​ ​‍​‍‌‌​ ‌‌‌​‌​​‍ ‍‌‍‍‌‌ ‌​‌‍‌‌‌‍ ‌‌ ​ ​‍‌‌​ ‌‌‌​​‍‌‌ ‌‍‍ ‌‍‌‌‌ ‍‌​‍‌‌​ ​ ‌​‌​​‍‌‌​ ​ ‌​‌​​‍‌‌​ ​‍​ ​‍‌‍‌​‌‍‌​​ ​​‌‍‌​​ ‌​​ ​ ​ ​‍​ ‌​‌‍​‌​ ‌‌‌‍‌‌‌‍​‍​‍‌‌​ ​‍​ ​‍​‍‌‌​ ‌‌‌​‌​​‍ ‍‌‍​‍‌‍ ‌‍‌​‌ ‍‌​‍‌‌​ ‌‌‌​​‍‌‌ ‌‍‍ ‌‍‌‌‌ ‍‌​‍‌‌​ ​ ‌​‌​​‍‌‌​ ​ ‌​‌​​‍‌‌​ ​‍​ ​‍​ ‍‌‌‍​‍​ ‌‍‌‍​ ​ ​​​ ​ ​ ‌​​ ‌ ​ ​ ‌‍​‌​ ‌​​ ‍‌​‍‌‌​ ​‍​ ​‍​‍‌‌​ ‌‌‌​‌​​‍ ‍‌‍​ ‌‍‍​‌‍‍‌‌‍ ​‌‍‌​‌ ​‍‌‍‌‌‌‍ ‍​‍‌‌​ ‌‌‌​​‍‌‌ ‌‍‍ ‌‍‌‌‌ ‍‌​‍‌‌​ ​ ‌​‌​​‍‌‌​ ​ ‌​‌​​‍‌‌​ ​‍​ ​‍‌‍​‍​ ​​​ ‍‌​ ‌‍​ ‌ ​ ‍​​ ​‌​ ​ ‌‍‌​​ ‌‍‌‍‌‍‌‍​‍​‍‌‌​ ​‍​ ​‍​‍‌‌​ ‌‌‌​‌​​‍ ‍‌ ‌​‌‍‌‌‌ ‍​‌ ‌​​ ‌‍​‍‌‍​‌‌ ​ ‌‍‌‌‌‌‌‌‌ ​‍‌‍ ​​ ‌‌‍‍​‌ ‌​‌ ‌​‌ ​​‌ ​ ​‍‌‌​ ​ ‌​​‌​‍‌‌​ ​‍‌​‌‍​‍‌‌​ ​‍‌​‌‍‌ ‌​‌ ‌‌​‍ ‍‌ ​ ‌‍​‌‌‍ ‍‌‍‍‌‌ ‌​‌ ‍‌​‍ ‍‌ ​ ‌ ‌​‌ ‌‌‌‍‌​‌‍‍‌‌‍ ​‍‌‍‌‍‍‌‌‍‌​​ ‌‌ ​​‌‍​‌‌‍‌ ‌‍‌‌​‍ ‌‌ ‌​‌‍‍‌‌‍ ​‌ ​ ‌‍‍ ‌ ‌‌‌‍‌​​‍ ‌‌ ‌​‌‍‍‌‌‍ ​​‍ ‌‌ ‌‍‌‍‍‌‌ ​‍‌‍‍ ‌ ​ ‌‍ ‌‍ ‌‌‍‍​‌‍‌‌‌‍‌​‌‍‌‌‌ ​‍​‍‌‍‌ ‌​‌ ‍‌‌ ​​‌‍‌‌​ ‌‌ ​​‌‍​‌‌‍‌ ‌‍‌‌​‍‌‍‌ ​​‌‍​‌‌ ‌​‌‍‍​​ ‌‌ ​ ‌‍‌‌‌‍​ ‌ ‌​‌‍‍‌‌‍ ‌‍ ‍‌ ​ ​‍‌‌​ ‌‌‌​​‍‌‌ ‌‍‍ ‌‍‌‌‌ ‍‌​‍‌‌​ ​ ‌​‌​​‍‌‌​ ​ ‌​‌​​‍‌‌​ ​‍​ ​‍​ ​‌​ ‌‍​ ​ ​ ​‍​ ‌‍​ ​‍‌‍​‍‌‍​ ​ ​‌‌‍‌​​ ‌ ‌‍‌‌​‍‌‌​ ​‍​ ​‍​‍‌‌​ ‌‌‌​‌​​‍ ‍‌‍​ ‌‍ ‌‍ ‍‌ ‌​‌‍‌‌‌‍ ‍‌ ‌​​‍‌‌​ ‌‌‌​​‍‌‌ ‌‍‍ ‌‍‌‌‌ ‍‌​‍‌‌​ ​ ‌​‌​​‍‌‌​ ​ ‌​‌​​‍‌‌​ ​‍​ ​‍‌‍​ ​ ‍​‌‍​‍​ ‌‌‌‍​ ‌‍‌‍​ ‌‍​ ‌ ‌‍​‍‌‍​‌‌‍‌‌​ ​​​‍‌‌​ ​‍​ ​‍​‍‌‌​ ‌‌‌​‌​​‍ ‍‌‍​‍‌‍ ​‌‍ ‌‍​ ‌‍‍ ‌ ​ ​‍‌‌​ ‌‌‌​​‍‌‌ ‌‍‍ ‌‍‌‌‌ ‍‌​‍‌‌​ ​ ‌​‌​​‍‌‌​ ​ ‌​‌​​‍‌‌​ ​‍​ ​‍​ ‍‌‌‍​ ​ ‌​​ ‌​‌‍‌​​ ​‍​ ​‌​ ‌‌‌‍‌‌​ ‌​‌‍​ ​ ‌‍​‍‌‌​ ​‍​ ​‍​‍‌‌​ ‌‌‌​‌​​‍ ‍‌‍‍‌‌ ‌​‌‍‌‌‌‍ ‌‌ ​ ​‍‌‌​ ‌‌‌​​‍‌‌ ‌‍‍ ‌‍‌‌‌ ‍‌​‍‌‌​ ​ ‌​‌​​‍‌‌​ ​ ‌​‌​​‍‌‌​ ​‍​ ​‍‌‍‌​‌‍‌​​ ​​‌‍‌​​ ‌​​ ​ ​ ​‍​ ‌​‌‍​‌​ ‌‌‌‍‌‌‌‍​‍​‍‌‌​ ​‍​ ​‍​‍‌‌​ ‌‌‌​‌​​‍ ‍‌‍​‍‌‍ ‌‍‌​‌ ‍‌​‍‌‌​ ‌‌‌​​‍‌‌ ‌‍‍ ‌‍‌‌‌ ‍‌​‍‌‌​ ​ ‌​‌​​‍‌‌​ ​ ‌​‌​​‍‌‌​ ​‍​ ​‍​ ‍‌‌‍​‍​ ‌‍‌‍​ ​ ​​​ ​ ​ ‌​​ ‌ ​ ​ ‌‍​‌​ ‌​​ ‍‌​‍‌‌​ ​‍​ ​‍​‍‌‌​ ‌‌‌​‌​​‍ ‍‌‍​ ‌‍‍​‌‍‍‌‌‍ ​‌‍‌​‌ ​‍‌‍‌‌‌‍ ‍​‍‌‌​ ‌‌‌​​‍‌‌ ‌‍‍ ‌‍‌‌‌ ‍‌​‍‌‌​ ​ ‌​‌​​‍‌‌​ ​ ‌​‌​​‍‌‌​ ​‍​ ​‍‌‍​‍​ ​​​ ‍‌​ ‌‍​ ‌ ​ ‍​​ ​‌​ ​ ‌‍‌​​ ‌‍‌‍‌‍‌‍​‍​‍‌‌​ ​‍​ ​‍​‍‌‌​ ‌‌‌​‌​​‍ ‍‌ ‌​‌‍‌‌‌ ‍​‌ ‌​​‍‌‍‌ ​​‌‍‌‌‌ ​‍‌ ​ ‌ ​​‌‍‌‌‌‍​ ‌ ‌​‌‍‍‌‌ ‌‍‌‍‌‌​ ‌‌ ​​‌ ‌‌‌‍​‍‌‍ ​‌‍‍‌‌ ​ ‌‍‍​‌‍‌‌‌‍‌​​‍​‍‌ ‌
Vidste du, at vi også tilbyder bonus til lærlinge?
Læs mere her​​​​‌ ‍ ​‍​‍‌‍ ‌ ​‍‌‍‍‌‌‍‌ ‌‍‍‌‌‍ ‍​‍​‍​ ‍‍​‍​‍‌ ​ ‌‍​‌‌‍ ‍‌‍‍‌‌ ‌​‌ ‍‌​‍ ‍‌‍‍‌‌‍ ​‍​‍​‍ ​​‍​‍‌‍‍​‌ ​‍‌‍‌‌‌‍‌‍​‍​‍​ ‍‍​‍​‍‌‍‍​‌ ‌​‌ ‌​‌ ​​‌ ​ ​ ‍‍​‍ ​‍ ‌ ‌​‌ ‌‌​‍ ‍‌ ​ ‌‍​‌‌‍ ‍‌‍‍‌‌ ‌​‌ ‍‌​‍ ‍‌ ​ ‌ ‌​‌ ‌‌‌‍‌​‌‍‍‌‌‍ ​‍ ‌‍‍‌‌‍ ‍‌ ‌​‌‍‌‌‌‍ ‍‌ ‌​​‍ ‌‍‌‌‌‍‌​‌‍‍‌‌ ‌​​‍ ‌‍ ‌‌‍ ‌‍‌​‌‍‌‌​ ‌‌ ​​‌ ​‍‌‍‌‌‌ ​ ‌‍‌‌‌‍ ‍‌ ‌​‌‍​‌‌ ‌​‌‍‍‌‌‍ ‌‍ ‍​ ‍ ‌‍‍‌‌‍‌​​ ‌‌ ​​‌‍​‌‌‍‌ ‌‍‌‌​‍ ‌‌ ‌​‌‍‍‌‌‍ ​‌ ​ ‌‍‍ ‌ ‌‌‌‍‌​​‍ ‌‌ ‌​‌‍‍‌‌‍ ​​‍ ‌‌ ‌‍‌‍‍‌‌ ​‍‌‍‍ ‌ ​ ‌‍ ‌‍ ‌‌‍‍​‌‍‌‌‌‍‌​‌‍‌‌‌ ​‍​ ‍ ‌ ‌​‌ ‍‌‌ ​​‌‍‌‌​ ‌‌ ​​‌‍​‌‌‍‌ ‌‍‌‌​ ‍ ‌ ​​‌‍​‌‌ ‌​‌‍‍​​ ‌‌ ​ ‌‍‌‌‌‍​ ‌ ‌​‌‍‍‌‌‍ ‌‍ ‍‌ ​ ​‍‌‌​ ‌‌‌​​‍‌‌ ‌‍‍ ‌‍‌‌‌ ‍‌​‍‌‌​ ​ ‌​‌​​‍‌‌​ ​ ‌​‌​​‍‌‌​ ​‍​ ​‍​ ​‌​ ‌‍​ ​ ​ ​‍​ ‌‍​ ​‍‌‍​‍‌‍​ ​ ​‌‌‍‌​​ ‌ ‌‍‌‌​‍‌‌​ ​‍​ ​‍​‍‌‌​ ‌‌‌​‌​​‍ ‍‌‍​ ‌‍ ‌‍ ‍‌ ‌​‌‍‌‌‌‍ ‍‌ ‌​​‍‌‌​ ‌‌‌​​‍‌‌ ‌‍‍ ‌‍‌‌‌ ‍‌​‍‌‌​ ​ ‌​‌​​‍‌‌​ ​ ‌​‌​​‍‌‌​ ​‍​ ​‍‌‍​ ​ ‍​‌‍​‍​ ‌‌‌‍​ ‌‍‌‍​ ‌‍​ ‌ ‌‍​‍‌‍​‌‌‍‌‌​ ​​​‍‌‌​ ​‍​ ​‍​‍‌‌​ ‌‌‌​‌​​‍ ‍‌‍​‍‌‍ ​‌‍ ‌‍​ ‌‍‍ ‌ ​ ​‍‌‌​ ‌‌‌​​‍‌‌ ‌‍‍ ‌‍‌‌‌ ‍‌​‍‌‌​ ​ ‌​‌​​‍‌‌​ ​ ‌​‌​​‍‌‌​ ​‍​ ​‍​ ‍‌‌‍​ ​ ‌​​ ‌​‌‍‌​​ ​‍​ ​‌​ ‌‌‌‍‌‌​ ‌​‌‍​ ​ ‌‍​‍‌‌​ ​‍​ ​‍​‍‌‌​ ‌‌‌​‌​​‍ ‍‌‍​‍‌‍ ‌‍‌​‌ ‍‌​‍‌‌​ ‌‌‌​​‍‌‌ ‌‍‍ ‌‍‌‌‌ ‍‌​‍‌‌​ ​ ‌​‌​​‍‌‌​ ​ ‌​‌​​‍‌‌​ ​‍​ ​‍​ ‍‌​ ​​‌‍‌‍‌‍​‍‌‍‌‌​ ​‍​ ‌​​ ‌‌​ ​‍​ ‌​​ ​​​ ​‌​‍‌‌​ ​‍​ ​‍​‍‌‌​ ‌‌‌​‌​​‍ ‍‌‍​ ‌‍‍​‌‍‍‌‌‍ ​‌‍‌​‌ ​‍‌‍‌‌‌‍ ‍​‍‌‌​ ‌‌‌​​‍‌‌ ‌‍‍ ‌‍‌‌‌ ‍‌​‍‌‌​ ​ ‌​‌​​‍‌‌​ ​ ‌​‌​​‍‌‌​ ​‍​ ​‍‌‍​‍‌‍‌‌‌‍​‍​ ​‌‌‍​‌​ ​​‌‍​‍​ ‌‍​ ​‍​ ‌ ​ ​‌​ ‌ ​‍‌‌​ ​‍​ ​‍​‍‌‌​ ‌‌‌​‌​​‍ ‍‌ ‌​‌‍‌‌‌ ‍​‌ ‌​​ ‌‍​‍‌‍​‌‌ ​ ‌‍‌‌‌‌‌‌‌ ​‍‌‍ ​​ ‌‌‍‍​‌ ‌​‌ ‌​‌ ​​‌ ​ ​‍‌‌​ ​ ‌​​‌​‍‌‌​ ​‍‌​‌‍​‍‌‌​ ​‍‌​‌‍‌ ‌​‌ ‌‌​‍ ‍‌ ​ ‌‍​‌‌‍ ‍‌‍‍‌‌ ‌​‌ ‍‌​‍ ‍‌ ​ ‌ ‌​‌ ‌‌‌‍‌​‌‍‍‌‌‍ ​‍‌‍‌‍‍‌‌‍‌​​ ‌‌ ​​‌‍​‌‌‍‌ ‌‍‌‌​‍ ‌‌ ‌​‌‍‍‌‌‍ ​‌ ​ ‌‍‍ ‌ ‌‌‌‍‌​​‍ ‌‌ ‌​‌‍‍‌‌‍ ​​‍ ‌‌ ‌‍‌‍‍‌‌ ​‍‌‍‍ ‌ ​ ‌‍ ‌‍ ‌‌‍‍​‌‍‌‌‌‍‌​‌‍‌‌‌ ​‍​‍‌‍‌ ‌​‌ ‍‌‌ ​​‌‍‌‌​ ‌‌ ​​‌‍​‌‌‍‌ ‌‍‌‌​‍‌‍‌ ​​‌‍​‌‌ ‌​‌‍‍​​ ‌‌ ​ ‌‍‌‌‌‍​ ‌ ‌​‌‍‍‌‌‍ ‌‍ ‍‌ ​ ​‍‌‌​ ‌‌‌​​‍‌‌ ‌‍‍ ‌‍‌‌‌ ‍‌​‍‌‌​ ​ ‌​‌​​‍‌‌​ ​ ‌​‌​​‍‌‌​ ​‍​ ​‍​ ​‌​ ‌‍​ ​ ​ ​‍​ ‌‍​ ​‍‌‍​‍‌‍​ ​ ​‌‌‍‌​​ ‌ ‌‍‌‌​‍‌‌​ ​‍​ ​‍​‍‌‌​ ‌‌‌​‌​​‍ ‍‌‍​ ‌‍ ‌‍ ‍‌ ‌​‌‍‌‌‌‍ ‍‌ ‌​​‍‌‌​ ‌‌‌​​‍‌‌ ‌‍‍ ‌‍‌‌‌ ‍‌​‍‌‌​ ​ ‌​‌​​‍‌‌​ ​ ‌​‌​​‍‌‌​ ​‍​ ​‍‌‍​ ​ ‍​‌‍​‍​ ‌‌‌‍​ ‌‍‌‍​ ‌‍​ ‌ ‌‍​‍‌‍​‌‌‍‌‌​ ​​​‍‌‌​ ​‍​ ​‍​‍‌‌​ ‌‌‌​‌​​‍ ‍‌‍​‍‌‍ ​‌‍ ‌‍​ ‌‍‍ ‌ ​ ​‍‌‌​ ‌‌‌​​‍‌‌ ‌‍‍ ‌‍‌‌‌ ‍‌​‍‌‌​ ​ ‌​‌​​‍‌‌​ ​ ‌​‌​​‍‌‌​ ​‍​ ​‍​ ‍‌‌‍​ ​ ‌​​ ‌​‌‍‌​​ ​‍​ ​‌​ ‌‌‌‍‌‌​ ‌​‌‍​ ​ ‌‍​‍‌‌​ ​‍​ ​‍​‍‌‌​ ‌‌‌​‌​​‍ ‍‌‍​‍‌‍ ‌‍‌​‌ ‍‌​‍‌‌​ ‌‌‌​​‍‌‌ ‌‍‍ ‌‍‌‌‌ ‍‌​‍‌‌​ ​ ‌​‌​​‍‌‌​ ​ ‌​‌​​‍‌‌​ ​‍​ ​‍​ ‍‌​ ​​‌‍‌‍‌‍​‍‌‍‌‌​ ​‍​ ‌​​ ‌‌​ ​‍​ ‌​​ ​​​ ​‌​‍‌‌​ ​‍​ ​‍​‍‌‌​ ‌‌‌​‌​​‍ ‍‌‍​ ‌‍‍​‌‍‍‌‌‍ ​‌‍‌​‌ ​‍‌‍‌‌‌‍ ‍​‍‌‌​ ‌‌‌​​‍‌‌ ‌‍‍ ‌‍‌‌‌ ‍‌​‍‌‌​ ​ ‌​‌​​‍‌‌​ ​ ‌​‌​​‍‌‌​ ​‍​ ​‍‌‍​‍‌‍‌‌‌‍​‍​ ​‌‌‍​‌​ ​​‌‍​‍​ ‌‍​ ​‍​ ‌ ​ ​‌​ ‌ ​‍‌‌​ ​‍​ ​‍​‍‌‌​ ‌‌‌​‌​​‍ ‍‌ ‌​‌‍‌‌‌ ‍​‌ ‌​​‍‌‍‌ ​​‌‍‌‌‌ ​‍‌ ​ ‌ ​​‌‍‌‌‌‍​ ‌ ‌​‌‍‍‌‌ ‌‍‌‍‌‌​ ‌‌ ​​‌ ‌‌‌‍​‍‌‍ ​‌‍‍‌‌ ​ ‌‍‍​‌‍‌‌‌‍‌​​‍​‍‌ ‌
Søg bogpakke​​​​‌ ‍ ​‍​‍‌‍ ‌ ​‍‌‍‍‌‌‍‌ ‌‍‍‌‌‍ ‍​‍​‍​ ‍‍​‍​‍‌ ​ ‌‍​‌‌‍ ‍‌‍‍‌‌ ‌​‌ ‍‌​‍ ‍‌‍‍‌‌‍ ​‍​‍​‍ ​​‍​‍‌‍‍​‌ ​‍‌‍‌‌‌‍‌‍​‍​‍​ ‍‍​‍​‍‌‍‍​‌ ‌​‌ ‌​‌ ​​‌ ​ ​ ‍‍​‍ ​‍ ‌ ‌​‌ ‌‌​‍ ‍‌ ​ ‌‍​‌‌‍ ‍‌‍‍‌‌ ‌​‌ ‍‌​‍ ‍‌ ​ ‌ ‌​‌ ‌‌‌‍‌​‌‍‍‌‌‍ ​‍ ‌‍‍‌‌‍ ‍‌ ‌​‌‍‌‌‌‍ ‍‌ ‌​​‍ ‌‍‌‌‌‍‌​‌‍‍‌‌ ‌​​‍ ‌‍ ‌‌‍ ‌‍‌​‌‍‌‌​ ‌‌ ​​‌ ​‍‌‍‌‌‌ ​ ‌‍‌‌‌‍ ‍‌ ‌​‌‍​‌‌ ‌​‌‍‍‌‌‍ ‌‍ ‍​ ‍ ‌‍‍‌‌‍‌​​ ‌‌ ​​‌‍​‌‌‍‌ ‌‍‌‌​‍ ‌‌ ‌​‌‍‍‌‌‍ ​‌ ​ ‌‍‍ ‌ ‌‌‌‍‌​​‍ ‌‌ ‌​‌‍‍‌‌‍ ​​‍ ‌‌ ‌‍‌‍‍‌‌ ​‍‌‍‍ ‌ ​ ‌‍ ‌‍ ‌‌‍‍​‌‍‌‌‌‍‌​‌‍‌‌‌ ​‍​ ‍ ‌ ‌​‌ ‍‌‌ ​​‌‍‌‌​ ‌‌ ​​‌‍​‌‌‍‌ ‌‍‌‌​ ‍ ‌ ​​‌‍​‌‌ ‌​‌‍‍​​ ‌‌ ​ ‌‍‌‌‌‍​ ‌ ‌​‌‍‍‌‌‍ ‌‍ ‍‌ ​ ​‍‌‌​ ‌‌‌​​‍‌‌ ‌‍‍ ‌‍‌‌‌ ‍‌​‍‌‌​ ​ ‌​‌​​‍‌‌​ ​ ‌​‌​​‍‌‌​ ​‍​ ​‍​ ‌‍​ ‌‍​ ‍​​ ‌‍​ ​‌​ ‌‍‌‍​‍‌‍‌‍‌‍​‍​ ​‌​ ​​​ ‍​​‍‌‌​ ​‍​ ​‍​‍‌‌​ ‌‌‌​‌​​‍ ‍‌‍​ ‌‍ ‌‍ ‍‌ ‌​‌‍‌‌‌‍ ‍‌ ‌​​‍‌‌​ ‌‌‌​​‍‌‌ ‌‍‍ ‌‍‌‌‌ ‍‌​‍‌‌​ ​ ‌​‌​​‍‌‌​ ​ ‌​‌​​‍‌‌​ ​‍​ ​‍‌‍​‍‌‍​‌​ ​‍​ ​​‌‍​‌‌‍‌‌‌‍‌‍​ ​ ‌‍​‌‌‍​ ‌‍‌‌‌‍‌‌​‍‌‌​ ​‍​ ​‍​‍‌‌​ ‌‌‌​‌​​‍ ‍‌‍​‍‌‍ ​‌‍ ‌‍​ ‌‍‍ ‌ ​ ​‍‌‌​ ‌‌‌​​‍‌‌ ‌‍‍ ‌‍‌‌‌ ‍‌​‍‌‌​ ​ ‌​‌​​‍‌‌​ ​ ‌​‌​​‍‌‌​ ​‍​ ​‍​ ‍‌​ ‌​‌‍​‍​ ‌​‌‍​ ​ ​ ‌‍​ ‌‍‌‌‌‍‌‍​ ‍​‌‍‌‌​ ‌ ​‍‌‌​ ​‍​ ​‍​‍‌‌​ ‌‌‌​‌​​‍ ‍‌‍​‍‌‍ ‌‍‌​‌ ‍‌​‍‌‌​ ‌‌‌​​‍‌‌ ‌‍‍ ‌‍‌‌‌ ‍‌​‍‌‌​ ​ ‌​‌​​‍‌‌​ ​ ‌​‌​​‍‌‌​ ​‍​ ​‍‌‍​‍​ ‍​​ ‍‌‌‍‌‍‌‍‌‍​ ​‌​ ‌​​ ‌‍‌‍​‌‌‍‌‍​ ‌‌​ ‌ ​‍‌‌​ ​‍​ ​‍​‍‌‌​ ‌‌‌​‌​​‍ ‍‌‍​ ‌‍‍​‌‍‍‌‌‍ ​‌‍‌​‌ ​‍‌‍‌‌‌‍ ‍​‍‌‌​ ‌‌‌​​‍‌‌ ‌‍‍ ‌‍‌‌‌ ‍‌​‍‌‌​ ​ ‌​‌​​‍‌‌​ ​ ‌​‌​​‍‌‌​ ​‍​ ​‍​ ​​​ ​​‌‍‌​‌‍​‌​ ​ ​ ​‌​ ‍‌‌‍​‌‌‍​‌​ ​‍​ ‍​‌‍‌‌​‍‌‌​ ​‍​ ​‍​‍‌‌​ ‌‌‌​‌​​‍ ‍‌ ‌​‌‍‌‌‌ ‍​‌ ‌​​ ‌‍​‍‌‍​‌‌ ​ ‌‍‌‌‌‌‌‌‌ ​‍‌‍ ​​ ‌‌‍‍​‌ ‌​‌ ‌​‌ ​​‌ ​ ​‍‌‌​ ​ ‌​​‌​‍‌‌​ ​‍‌​‌‍​‍‌‌​ ​‍‌​‌‍‌ ‌​‌ ‌‌​‍ ‍‌ ​ ‌‍​‌‌‍ ‍‌‍‍‌‌ ‌​‌ ‍‌​‍ ‍‌ ​ ‌ ‌​‌ ‌‌‌‍‌​‌‍‍‌‌‍ ​‍‌‍‌‍‍‌‌‍‌​​ ‌‌ ​​‌‍​‌‌‍‌ ‌‍‌‌​‍ ‌‌ ‌​‌‍‍‌‌‍ ​‌ ​ ‌‍‍ ‌ ‌‌‌‍‌​​‍ ‌‌ ‌​‌‍‍‌‌‍ ​​‍ ‌‌ ‌‍‌‍‍‌‌ ​‍‌‍‍ ‌ ​ ‌‍ ‌‍ ‌‌‍‍​‌‍‌‌‌‍‌​‌‍‌‌‌ ​‍​‍‌‍‌ ‌​‌ ‍‌‌ ​​‌‍‌‌​ ‌‌ ​​‌‍​‌‌‍‌ ‌‍‌‌​‍‌‍‌ ​​‌‍​‌‌ ‌​‌‍‍​​ ‌‌ ​ ‌‍‌‌‌‍​ ‌ ‌​‌‍‍‌‌‍ ‌‍ ‍‌ ​ ​‍‌‌​ ‌‌‌​​‍‌‌ ‌‍‍ ‌‍‌‌‌ ‍‌​‍‌‌​ ​ ‌​‌​​‍‌‌​ ​ ‌​‌​​‍‌‌​ ​‍​ ​‍​ ‌‍​ ‌‍​ ‍​​ ‌‍​ ​‌​ ‌‍‌‍​‍‌‍‌‍‌‍​‍​ ​‌​ ​​​ ‍​​‍‌‌​ ​‍​ ​‍​‍‌‌​ ‌‌‌​‌​​‍ ‍‌‍​ ‌‍ ‌‍ ‍‌ ‌​‌‍‌‌‌‍ ‍‌ ‌​​‍‌‌​ ‌‌‌​​‍‌‌ ‌‍‍ ‌‍‌‌‌ ‍‌​‍‌‌​ ​ ‌​‌​​‍‌‌​ ​ ‌​‌​​‍‌‌​ ​‍​ ​‍‌‍​‍‌‍​‌​ ​‍​ ​​‌‍​‌‌‍‌‌‌‍‌‍​ ​ ‌‍​‌‌‍​ ‌‍‌‌‌‍‌‌​‍‌‌​ ​‍​ ​‍​‍‌‌​ ‌‌‌​‌​​‍ ‍‌‍​‍‌‍ ​‌‍ ‌‍​ ‌‍‍ ‌ ​ ​‍‌‌​ ‌‌‌​​‍‌‌ ‌‍‍ ‌‍‌‌‌ ‍‌​‍‌‌​ ​ ‌​‌​​‍‌‌​ ​ ‌​‌​​‍‌‌​ ​‍​ ​‍​ ‍‌​ ‌​‌‍​‍​ ‌​‌‍​ ​ ​ ‌‍​ ‌‍‌‌‌‍‌‍​ ‍​‌‍‌‌​ ‌ ​‍‌‌​ ​‍​ ​‍​‍‌‌​ ‌‌‌​‌​​‍ ‍‌‍​‍‌‍ ‌‍‌​‌ ‍‌​‍‌‌​ ‌‌‌​​‍‌‌ ‌‍‍ ‌‍‌‌‌ ‍‌​‍‌‌​ ​ ‌​‌​​‍‌‌​ ​ ‌​‌​​‍‌‌​ ​‍​ ​‍‌‍​‍​ ‍​​ ‍‌‌‍‌‍‌‍‌‍​ ​‌​ ‌​​ ‌‍‌‍​‌‌‍‌‍​ ‌‌​ ‌ ​‍‌‌​ ​‍​ ​‍​‍‌‌​ ‌‌‌​‌​​‍ ‍‌‍​ ‌‍‍​‌‍‍‌‌‍ ​‌‍‌​‌ ​‍‌‍‌‌‌‍ ‍​‍‌‌​ ‌‌‌​​‍‌‌ ‌‍‍ ‌‍‌‌‌ ‍‌​‍‌‌​ ​ ‌​‌​​‍‌‌​ ​ ‌​‌​​‍‌‌​ ​‍​ ​‍​ ​​​ ​​‌‍‌​‌‍​‌​ ​ ​ ​‌​ ‍‌‌‍​‌‌‍​‌​ ​‍​ ‍​‌‍‌‌​‍‌‌​ ​‍​ ​‍​‍‌‌​ ‌‌‌​‌​​‍ ‍‌ ‌​‌‍‌‌‌ ‍​‌ ‌​​‍‌‍‌ ​​‌‍‌‌‌ ​‍‌ ​ ‌ ​​‌‍‌‌‌‍​ ‌ ‌​‌‍‍‌‌ ‌‍‌‍‌‌​ ‌‌ ​​‌ ‌‌‌‍​‍‌‍ ​‌‍‍‌‌ ​ ‌‍‍​‌‍‌‌‌‍‌​​‍​‍‌ ‌
Transportens Udviklingsfond ønsker at styrke uddannelsen af
medarbejderne i branchen. Derfor kan lærlinge inden for
transportområdet – herunder chauffører og lagermedarbejdere
– få finansieret deres bøger under uddannelsen.​​​​‌ ‍ ​‍​‍‌‍ ‌ ​‍‌‍‍‌‌‍‌ ‌‍‍‌‌‍ ‍​‍​‍​ ‍‍​‍​‍‌ ​ ‌‍​‌‌‍ ‍‌‍‍‌‌ ‌​‌ ‍‌​‍ ‍‌‍‍‌‌‍ ​‍​‍​‍ ​​‍​‍‌‍‍​‌ ​‍‌‍‌‌‌‍‌‍​‍​‍​ ‍‍​‍​‍‌‍‍​‌ ‌​‌ ‌​‌ ​​‌ ​ ​ ‍‍​‍ ​‍ ‌ ‌​‌ ‌‌​‍ ‍‌ ​ ‌‍​‌‌‍ ‍‌‍‍‌‌ ‌​‌ ‍‌​‍ ‍‌ ​ ‌ ‌​‌ ‌‌‌‍‌​‌‍‍‌‌‍ ​‍ ‌‍‍‌‌‍ ‍‌ ‌​‌‍‌‌‌‍ ‍‌ ‌​​‍ ‌‍‌‌‌‍‌​‌‍‍‌‌ ‌​​‍ ‌‍ ‌‌‍ ‌‍‌​‌‍‌‌​ ‌‌ ​​‌ ​‍‌‍‌‌‌ ​ ‌‍‌‌‌‍ ‍‌ ‌​‌‍​‌‌ ‌​‌‍‍‌‌‍ ‌‍ ‍​ ‍ ‌‍‍‌‌‍‌​​ ‌‌ ​​‌‍​‌‌‍‌ ‌‍‌‌​‍ ‌‌ ‌​‌‍‍‌‌‍ ​‌ ​ ‌‍‍ ‌ ‌‌‌‍‌​​‍ ‌‌ ‌​‌‍‍‌‌‍ ​​‍ ‌‌ ‌‍‌‍‍‌‌ ​‍‌‍‍ ‌ ​ ‌‍ ‌‍ ‌‌‍‍​‌‍‌‌‌‍‌​‌‍‌‌‌ ​‍​ ‍ ‌ ‌​‌ ‍‌‌ ​​‌‍‌‌​ ‌‌ ​​‌‍​‌‌‍‌ ‌‍‌‌​ ‍ ‌ ​​‌‍​‌‌ ‌​‌‍‍​​ ‌‌ ​ ‌‍‌‌‌‍​ ‌ ‌​‌‍‍‌‌‍ ‌‍ ‍‌ ​ ​‍‌‌​ ‌‌‌​​‍‌‌ ‌‍‍ ‌‍‌‌‌ ‍‌​‍‌‌​ ​ ‌​‌​​‍‌‌​ ​ ‌​‌​​‍‌‌​ ​‍​ ​‍​ ‌‍​ ‌‍​ ‍​​ ‌‍​ ​‌​ ‌‍‌‍​‍‌‍‌‍‌‍​‍​ ​‌​ ​​​ ‍​​‍‌‌​ ​‍​ ​‍​‍‌‌​ ‌‌‌​‌​​‍ ‍‌‍​ ‌‍ ‌‍ ‍‌ ‌​‌‍‌‌‌‍ ‍‌ ‌​​‍‌‌​ ‌‌‌​​‍‌‌ ‌‍‍ ‌‍‌‌‌ ‍‌​‍‌‌​ ​ ‌​‌​​‍‌‌​ ​ ‌​‌​​‍‌‌​ ​‍​ ​‍‌‍​‍‌‍​‌​ ​‍​ ​​‌‍​‌‌‍‌‌‌‍‌‍​ ​ ‌‍​‌‌‍​ ‌‍‌‌‌‍‌‌​‍‌‌​ ​‍​ ​‍​‍‌‌​ ‌‌‌​‌​​‍ ‍‌‍​‍‌‍ ​‌‍ ‌‍​ ‌‍‍ ‌ ​ ​‍‌‌​ ‌‌‌​​‍‌‌ ‌‍‍ ‌‍‌‌‌ ‍‌​‍‌‌​ ​ ‌​‌​​‍‌‌​ ​ ‌​‌​​‍‌‌​ ​‍​ ​‍​ ‍‌​ ‌​‌‍​‍​ ‌​‌‍​ ​ ​ ‌‍​ ‌‍‌‌‌‍‌‍​ ‍​‌‍‌‌​ ‌ ​‍‌‌​ ​‍​ ​‍​‍‌‌​ ‌‌‌​‌​​‍ ‍‌‍​‍‌‍ ‌‍‌​‌ ‍‌​‍‌‌​ ‌‌‌​​‍‌‌ ‌‍‍ ‌‍‌‌‌ ‍‌​‍‌‌​ ​ ‌​‌​​‍‌‌​ ​ ‌​‌​​‍‌‌​ ​‍​ ​‍​ ​‍‌‍‌​‌‍​‌​ ​​‌‍‌‌​ ‌‍​ ‌‍​ ‌ ​ ‌‌‌‍‌​‌‍​‌‌‍​‍​‍‌‌​ ​‍​ ​‍​‍‌‌​ ‌‌‌​‌​​‍ ‍‌‍​ ‌‍‍​‌‍‍‌‌‍ ​‌‍‌​‌ ​‍‌‍‌‌‌‍ ‍​‍‌‌​ ‌‌‌​​‍‌‌ ‌‍‍ ‌‍‌‌‌ ‍‌​‍‌‌​ ​ ‌​‌​​‍‌‌​ ​ ‌​‌​​‍‌‌​ ​‍​ ​‍​ ‌‌‌‍​‌​ ‌‌‌‍‌​​ ​‍​ ‍​​ ‌‌‌‍‌‌‌‍​‍​ ‍​‌‍​‍​ ​‍​‍‌‌​ ​‍​ ​‍​‍‌‌​ ‌‌‌​‌​​‍ ‍‌ ‌​‌‍‌‌‌ ‍​‌ ‌​​ ‌‍​‍‌‍​‌‌ ​ ‌‍‌‌‌‌‌‌‌ ​‍‌‍ ​​ ‌‌‍‍​‌ ‌​‌ ‌​‌ ​​‌ ​ ​‍‌‌​ ​ ‌​​‌​‍‌‌​ ​‍‌​‌‍​‍‌‌​ ​‍‌​‌‍‌ ‌​‌ ‌‌​‍ ‍‌ ​ ‌‍​‌‌‍ ‍‌‍‍‌‌ ‌​‌ ‍‌​‍ ‍‌ ​ ‌ ‌​‌ ‌‌‌‍‌​‌‍‍‌‌‍ ​‍‌‍‌‍‍‌‌‍‌​​ ‌‌ ​​‌‍​‌‌‍‌ ‌‍‌‌​‍ ‌‌ ‌​‌‍‍‌‌‍ ​‌ ​ ‌‍‍ ‌ ‌‌‌‍‌​​‍ ‌‌ ‌​‌‍‍‌‌‍ ​​‍ ‌‌ ‌‍‌‍‍‌‌ ​‍‌‍‍ ‌ ​ ‌‍ ‌‍ ‌‌‍‍​‌‍‌‌‌‍‌​‌‍‌‌‌ ​‍​‍‌‍‌ ‌​‌ ‍‌‌ ​​‌‍‌‌​ ‌‌ ​​‌‍​‌‌‍‌ ‌‍‌‌​‍‌‍‌ ​​‌‍​‌‌ ‌​‌‍‍​​ ‌‌ ​ ‌‍‌‌‌‍​ ‌ ‌​‌‍‍‌‌‍ ‌‍ ‍‌ ​ ​‍‌‌​ ‌‌‌​​‍‌‌ ‌‍‍ ‌‍‌‌‌ ‍‌​‍‌‌​ ​ ‌​‌​​‍‌‌​ ​ ‌​‌​​‍‌‌​ ​‍​ ​‍​ ‌‍​ ‌‍​ ‍​​ ‌‍​ ​‌​ ‌‍‌‍​‍‌‍‌‍‌‍​‍​ ​‌​ ​​​ ‍​​‍‌‌​ ​‍​ ​‍​‍‌‌​ ‌‌‌​‌​​‍ ‍‌‍​ ‌‍ ‌‍ ‍‌ ‌​‌‍‌‌‌‍ ‍‌ ‌​​‍‌‌​ ‌‌‌​​‍‌‌ ‌‍‍ ‌‍‌‌‌ ‍‌​‍‌‌​ ​ ‌​‌​​‍‌‌​ ​ ‌​‌​​‍‌‌​ ​‍​ ​‍‌‍​‍‌‍​‌​ ​‍​ ​​‌‍​‌‌‍‌‌‌‍‌‍​ ​ ‌‍​‌‌‍​ ‌‍‌‌‌‍‌‌​‍‌‌​ ​‍​ ​‍​‍‌‌​ ‌‌‌​‌​​‍ ‍‌‍​‍‌‍ ​‌‍ ‌‍​ ‌‍‍ ‌ ​ ​‍‌‌​ ‌‌‌​​‍‌‌ ‌‍‍ ‌‍‌‌‌ ‍‌​‍‌‌​ ​ ‌​‌​​‍‌‌​ ​ ‌​‌​​‍‌‌​ ​‍​ ​‍​ ‍‌​ ‌​‌‍​‍​ ‌​‌‍​ ​ ​ ‌‍​ ‌‍‌‌‌‍‌‍​ ‍​‌‍‌‌​ ‌ ​‍‌‌​ ​‍​ ​‍​‍‌‌​ ‌‌‌​‌​​‍ ‍‌‍​‍‌‍ ‌‍‌​‌ ‍‌​‍‌‌​ ‌‌‌​​‍‌‌ ‌‍‍ ‌‍‌‌‌ ‍‌​‍‌‌​ ​ ‌​‌​​‍‌‌​ ​ ‌​‌​​‍‌‌​ ​‍​ ​‍​ ​‍‌‍‌​‌‍​‌​ ​​‌‍‌‌​ ‌‍​ ‌‍​ ‌ ​ ‌‌‌‍‌​‌‍​‌‌‍​‍​‍‌‌​ ​‍​ ​‍​‍‌‌​ ‌‌‌​‌​​‍ ‍‌‍​ ‌‍‍​‌‍‍‌‌‍ ​‌‍‌​‌ ​‍‌‍‌‌‌‍ ‍​‍‌‌​ ‌‌‌​​‍‌‌ ‌‍‍ ‌‍‌‌‌ ‍‌​‍‌‌​ ​ ‌​‌​​‍‌‌​ ​ ‌​‌​​‍‌‌​ ​‍​ ​‍​ ‌‌‌‍​‌​ ‌‌‌‍‌​​ ​‍​ ‍​​ ‌‌‌‍‌‌‌‍​‍​ ‍​‌‍​‍​ ​‍​‍‌‌​ ​‍​ ​‍​‍‌‌​ ‌‌‌​‌​​‍ ‍‌ ‌​‌‍‌‌‌ ‍​‌ ‌​​‍‌‍‌ ​​‌‍‌‌‌ ​‍‌ ​ ‌ ​​‌‍‌‌‌‍​ ‌ ‌​‌‍‍‌‌ ‌‍‌‍‌‌​ ‌‌ ​​‌ ‌‌‌‍​‍‌‍ ​‌‍‍‌‌ ​ ‌‍‍​‌‍‌‌‌‍‌​​‍​‍‌ ‌
Betingelser for at få bogpakken​​​​‌ ‍ ​‍​‍‌‍ ‌ ​‍‌‍‍‌‌‍‌ ‌‍‍‌‌‍ ‍​‍​‍​ ‍‍​‍​‍‌ ​ ‌‍​‌‌‍ ‍‌‍‍‌‌ ‌​‌ ‍‌​‍ ‍‌‍‍‌‌‍ ​‍​‍​‍ ​​‍​‍‌‍‍​‌ ​‍‌‍‌‌‌‍‌‍​‍​‍​ ‍‍​‍​‍‌‍‍​‌ ‌​‌ ‌​‌ ​​‌ ​ ​ ‍‍​‍ ​‍ ‌ ‌​‌ ‌‌​‍ ‍‌ ​ ‌‍​‌‌‍ ‍‌‍‍‌‌ ‌​‌ ‍‌​‍ ‍‌ ​ ‌ ‌​‌ ‌‌‌‍‌​‌‍‍‌‌‍ ​‍ ‌‍‍‌‌‍ ‍‌ ‌​‌‍‌‌‌‍ ‍‌ ‌​​‍ ‌‍‌‌‌‍‌​‌‍‍‌‌ ‌​​‍ ‌‍ ‌‌‍ ‌‍‌​‌‍‌‌​ ‌‌ ​​‌ ​‍‌‍‌‌‌ ​ ‌‍‌‌‌‍ ‍‌ ‌​‌‍​‌‌ ‌​‌‍‍‌‌‍ ‌‍ ‍​ ‍ ‌‍‍‌‌‍‌​​ ‌‌ ​​‌‍​‌‌‍‌ ‌‍‌‌​‍ ‌‌ ‌​‌‍‍‌‌‍ ​‌ ​ ‌‍‍ ‌ ‌‌‌‍‌​​‍ ‌‌ ‌​‌‍‍‌‌‍ ​​‍ ‌‌ ‌‍‌‍‍‌‌ ​‍‌‍‍ ‌ ​ ‌‍ ‌‍ ‌‌‍‍​‌‍‌‌‌‍‌​‌‍‌‌‌ ​‍​ ‍ ‌ ‌​‌ ‍‌‌ ​​‌‍‌‌​ ‌‌ ​​‌‍​‌‌‍‌ ‌‍‌‌​ ‍ ‌ ​​‌‍​‌‌ ‌​‌‍‍​​ ‌‌ ​ ‌‍‌‌‌‍​ ‌ ‌​‌‍‍‌‌‍ ‌‍ ‍‌ ​ ​‍‌‌​ ‌‌‌​​‍‌‌ ‌‍‍ ‌‍‌‌‌ ‍‌​‍‌‌​ ​ ‌​‌​​‍‌‌​ ​ ‌​‌​​‍‌‌​ ​‍​ ​‍​ ‌‍​ ‌‍​ ‍​​ ‌‍​ ​‌​ ‌‍‌‍​‍‌‍‌‍‌‍​‍​ ​‌​ ​​​ ‍​​‍‌‌​ ​‍​ ​‍​‍‌‌​ ‌‌‌​‌​​‍ ‍‌‍​ ‌‍ ‌‍ ‍‌ ‌​‌‍‌‌‌‍ ‍‌ ‌​​‍‌‌​ ‌‌‌​​‍‌‌ ‌‍‍ ‌‍‌‌‌ ‍‌​‍‌‌​ ​ ‌​‌​​‍‌‌​ ​ ‌​‌​​‍‌‌​ ​‍​ ​‍‌‍​‍‌‍​‌​ ​‍​ ​​‌‍​‌‌‍‌‌‌‍‌‍​ ​ ‌‍​‌‌‍​ ‌‍‌‌‌‍‌‌​‍‌‌​ ​‍​ ​‍​‍‌‌​ ‌‌‌​‌​​‍ ‍‌‍​‍‌‍ ​‌‍ ‌‍​ ‌‍‍ ‌ ​ ​‍‌‌​ ‌‌‌​​‍‌‌ ‌‍‍ ‌‍‌‌‌ ‍‌​‍‌‌​ ​ ‌​‌​​‍‌‌​ ​ ‌​‌​​‍‌‌​ ​‍​ ​‍​ ‍‌​ ‌​‌‍​‍​ ‌​‌‍​ ​ ​ ‌‍​ ‌‍‌‌‌‍‌‍​ ‍​‌‍‌‌​ ‌ ​‍‌‌​ ​‍​ ​‍​‍‌‌​ ‌‌‌​‌​​‍ ‍‌‍​‍‌‍ ‌‍‌​‌ ‍‌​‍‌‌​ ‌‌‌​​‍‌‌ ‌‍‍ ‌‍‌‌‌ ‍‌​‍‌‌​ ​ ‌​‌​​‍‌‌​ ​ ‌​‌​​‍‌‌​ ​‍​ ​‍​ ​‌​ ‌​​ ‍‌‌‍​‌‌‍‌‌‌‍​‍​ ​ ‌‍​‍‌‍​ ​ ​‍​ ​‌‌‍​ ​‍‌‌​ ​‍​ ​‍​‍‌‌​ ‌‌‌​‌​​‍ ‍‌‍​ ‌‍‍​‌‍‍‌‌‍ ​‌‍‌​‌ ​‍‌‍‌‌‌‍ ‍​‍‌‌​ ‌‌‌​​‍‌‌ ‌‍‍ ‌‍‌‌‌ ‍‌​‍‌‌​ ​ ‌​‌​​‍‌‌​ ​ ‌​‌​​‍‌‌​ ​‍​ ​‍​ ‍‌​ ‍​​ ​ ‌‍‌‌​ ‌‍​ ‍​‌‍​ ​ ‌‍‌‍​‍‌‍‌‌‌‍‌​‌‍​ ​‍‌‌​ ​‍​ ​‍​‍‌‌​ ‌‌‌​‌​​‍ ‍‌ ‌​‌‍‌‌‌ ‍​‌ ‌​​ ‌‍​‍‌‍​‌‌ ​ ‌‍‌‌‌‌‌‌‌ ​‍‌‍ ​​ ‌‌‍‍​‌ ‌​‌ ‌​‌ ​​‌ ​ ​‍‌‌​ ​ ‌​​‌​‍‌‌​ ​‍‌​‌‍​‍‌‌​ ​‍‌​‌‍‌ ‌​‌ ‌‌​‍ ‍‌ ​ ‌‍​‌‌‍ ‍‌‍‍‌‌ ‌​‌ ‍‌​‍ ‍‌ ​ ‌ ‌​‌ ‌‌‌‍‌​‌‍‍‌‌‍ ​‍‌‍‌‍‍‌‌‍‌​​ ‌‌ ​​‌‍​‌‌‍‌ ‌‍‌‌​‍ ‌‌ ‌​‌‍‍‌‌‍ ​‌ ​ ‌‍‍ ‌ ‌‌‌‍‌​​‍ ‌‌ ‌​‌‍‍‌‌‍ ​​‍ ‌‌ ‌‍‌‍‍‌‌ ​‍‌‍‍ ‌ ​ ‌‍ ‌‍ ‌‌‍‍​‌‍‌‌‌‍‌​‌‍‌‌‌ ​‍​‍‌‍‌ ‌​‌ ‍‌‌ ​​‌‍‌‌​ ‌‌ ​​‌‍​‌‌‍‌ ‌‍‌‌​‍‌‍‌ ​​‌‍​‌‌ ‌​‌‍‍​​ ‌‌ ​ ‌‍‌‌‌‍​ ‌ ‌​‌‍‍‌‌‍ ‌‍ ‍‌ ​ ​‍‌‌​ ‌‌‌​​‍‌‌ ‌‍‍ ‌‍‌‌‌ ‍‌​‍‌‌​ ​ ‌​‌​​‍‌‌​ ​ ‌​‌​​‍‌‌​ ​‍​ ​‍​ ‌‍​ ‌‍​ ‍​​ ‌‍​ ​‌​ ‌‍‌‍​‍‌‍‌‍‌‍​‍​ ​‌​ ​​​ ‍​​‍‌‌​ ​‍​ ​‍​‍‌‌​ ‌‌‌​‌​​‍ ‍‌‍​ ‌‍ ‌‍ ‍‌ ‌​‌‍‌‌‌‍ ‍‌ ‌​​‍‌‌​ ‌‌‌​​‍‌‌ ‌‍‍ ‌‍‌‌‌ ‍‌​‍‌‌​ ​ ‌​‌​​‍‌‌​ ​ ‌​‌​​‍‌‌​ ​‍​ ​‍‌‍​‍‌‍​‌​ ​‍​ ​​‌‍​‌‌‍‌‌‌‍‌‍​ ​ ‌‍​‌‌‍​ ‌‍‌‌‌‍‌‌​‍‌‌​ ​‍​ ​‍​‍‌‌​ ‌‌‌​‌​​‍ ‍‌‍​‍‌‍ ​‌‍ ‌‍​ ‌‍‍ ‌ ​ ​‍‌‌​ ‌‌‌​​‍‌‌ ‌‍‍ ‌‍‌‌‌ ‍‌​‍‌‌​ ​ ‌​‌​​‍‌‌​ ​ ‌​‌​​‍‌‌​ ​‍​ ​‍​ ‍‌​ ‌​‌‍​‍​ ‌​‌‍​ ​ ​ ‌‍​ ‌‍‌‌‌‍‌‍​ ‍​‌‍‌‌​ ‌ ​‍‌‌​ ​‍​ ​‍​‍‌‌​ ‌‌‌​‌​​‍ ‍‌‍​‍‌‍ ‌‍‌​‌ ‍‌​‍‌‌​ ‌‌‌​​‍‌‌ ‌‍‍ ‌‍‌‌‌ ‍‌​‍‌‌​ ​ ‌​‌​​‍‌‌​ ​ ‌​‌​​‍‌‌​ ​‍​ ​‍​ ​‌​ ‌​​ ‍‌‌‍​‌‌‍‌‌‌‍​‍​ ​ ‌‍​‍‌‍​ ​ ​‍​ ​‌‌‍​ ​‍‌‌​ ​‍​ ​‍​‍‌‌​ ‌‌‌​‌​​‍ ‍‌‍​ ‌‍‍​‌‍‍‌‌‍ ​‌‍‌​‌ ​‍‌‍‌‌‌‍ ‍​‍‌‌​ ‌‌‌​​‍‌‌ ‌‍‍ ‌‍‌‌‌ ‍‌​‍‌‌​ ​ ‌​‌​​‍‌‌​ ​ ‌​‌​​‍‌‌​ ​‍​ ​‍​ ‍‌​ ‍​​ ​ ‌‍‌‌​ ‌‍​ ‍​‌‍​ ​ ‌‍‌‍​‍‌‍‌‌‌‍‌​‌‍​ ​‍‌‌​ ​‍​ ​‍​‍‌‌​ ‌‌‌​‌​​‍ ‍‌ ‌​‌‍‌‌‌ ‍​‌ ‌​​‍‌‍‌ ​​‌‍‌‌‌ ​‍‌ ​ ‌ ​​‌‍‌‌‌‍​ ‌ ‌​‌‍‍‌‌ ‌‍‌‍‌‌​ ‌‌ ​​‌ ‌‌‌‍​‍‌‍ ​‌‍‍‌‌ ​ ‌‍‍​‌‍‌‌‌‍‌​​‍​‍‌ ‌
Lærlingen skal være medlem af 3F.​​​​‌ ‍ ​‍​‍‌‍ ‌ ​‍‌‍‍‌‌‍‌ ‌‍‍‌‌‍ ‍​‍​‍​ ‍‍​‍​‍‌ ​ ‌‍​‌‌‍ ‍‌‍‍‌‌ ‌​‌ ‍‌​‍ ‍‌‍‍‌‌‍ ​‍​‍​‍ ​​‍​‍‌‍‍​‌ ​‍‌‍‌‌‌‍‌‍​‍​‍​ ‍‍​‍​‍‌‍‍​‌ ‌​‌ ‌​‌ ​​‌ ​ ​ ‍‍​‍ ​‍ ‌ ‌​‌ ‌‌​‍ ‍‌ ​ ‌‍​‌‌‍ ‍‌‍‍‌‌ ‌​‌ ‍‌​‍ ‍‌ ​ ‌ ‌​‌ ‌‌‌‍‌​‌‍‍‌‌‍ ​‍ ‌‍‍‌‌‍ ‍‌ ‌​‌‍‌‌‌‍ ‍‌ ‌​​‍ ‌‍‌‌‌‍‌​‌‍‍‌‌ ‌​​‍ ‌‍ ‌‌‍ ‌‍‌​‌‍‌‌​ ‌‌ ​​‌ ​‍‌‍‌‌‌ ​ ‌‍‌‌‌‍ ‍‌ ‌​‌‍​‌‌ ‌​‌‍‍‌‌‍ ‌‍ ‍​ ‍ ‌‍‍‌‌‍‌​​ ‌‌ ​​‌‍​‌‌‍‌ ‌‍‌‌​‍ ‌‌ ‌​‌‍‍‌‌‍ ​‌ ​ ‌‍‍ ‌ ‌‌‌‍‌​​‍ ‌‌ ‌​‌‍‍‌‌‍ ​​‍ ‌‌ ‌‍‌‍‍‌‌ ​‍‌‍‍ ‌ ​ ‌‍ ‌‍ ‌‌‍‍​‌‍‌‌‌‍‌​‌‍‌‌‌ ​‍​ ‍ ‌ ‌​‌ ‍‌‌ ​​‌‍‌‌​ ‌‌ ​​‌‍​‌‌‍‌ ‌‍‌‌​ ‍ ‌ ​​‌‍​‌‌ ‌​‌‍‍​​ ‌‌ ​ ‌‍‌‌‌‍​ ‌ ‌​‌‍‍‌‌‍ ‌‍ ‍‌ ​ ​‍‌‌​ ‌‌‌​​‍‌‌ ‌‍‍ ‌‍‌‌‌ ‍‌​‍‌‌​ ​ ‌​‌​​‍‌‌​ ​ ‌​‌​​‍‌‌​ ​‍​ ​‍​ ‌‍​ ‌‍​ ‍​​ ‌‍​ ​‌​ ‌‍‌‍​‍‌‍‌‍‌‍​‍​ ​‌​ ​​​ ‍​​‍‌‌​ ​‍​ ​‍​‍‌‌​ ‌‌‌​‌​​‍ ‍‌‍​ ‌‍ ‌‍ ‍‌ ‌​‌‍‌‌‌‍ ‍‌ ‌​​‍‌‌​ ‌‌‌​​‍‌‌ ‌‍‍ ‌‍‌‌‌ ‍‌​‍‌‌​ ​ ‌​‌​​‍‌‌​ ​ ‌​‌​​‍‌‌​ ​‍​ ​‍‌‍​‍‌‍​‌​ ​‍​ ​​‌‍​‌‌‍‌‌‌‍‌‍​ ​ ‌‍​‌‌‍​ ‌‍‌‌‌‍‌‌​‍‌‌​ ​‍​ ​‍​‍‌‌​ ‌‌‌​‌​​‍ ‍‌‍​‍‌‍ ​‌‍ ‌‍​ ‌‍‍ ‌ ​ ​‍‌‌​ ‌‌‌​​‍‌‌ ‌‍‍ ‌‍‌‌‌ ‍‌​‍‌‌​ ​ ‌​‌​​‍‌‌​ ​ ‌​‌​​‍‌‌​ ​‍​ ​‍​ ‍‌​ ‌​‌‍​‍​ ‌​‌‍​ ​ ​ ‌‍​ ‌‍‌‌‌‍‌‍​ ‍​‌‍‌‌​ ‌ ​‍‌‌​ ​‍​ ​‍​‍‌‌​ ‌‌‌​‌​​‍ ‍‌‍​‍‌‍ ‌‍‌​‌ ‍‌​‍‌‌​ ‌‌‌​​‍‌‌ ‌‍‍ ‌‍‌‌‌ ‍‌​‍‌‌​ ​ ‌​‌​​‍‌‌​ ​ ‌​‌​​‍‌‌​ ​‍​ ​‍​ ‍​‌‍‌​​ ‍‌‌‍‌​​ ‌‌‌‍​ ​ ‌​‌‍‌​​ ‍​‌‍​‍​ ‌‌​ ‍‌​‍‌‌​ ​‍​ ​‍​‍‌‌​ ‌‌‌​‌​​‍ ‍‌‍​ ‌‍‍​‌‍‍‌‌‍ ​‌‍‌​‌ ​‍‌‍‌‌‌‍ ‍​‍‌‌​ ‌‌‌​​‍‌‌ ‌‍‍ ‌‍‌‌‌ ‍‌​‍‌‌​ ​ ‌​‌​​‍‌‌​ ​ ‌​‌​​‍‌‌​ ​‍​ ​‍​ ‌‌‌‍‌‍​ ‌‌​ ​‍​ ‌‌‌‍​‌​ ​​​ ​‌‌‍​‍​ ​‌‌‍​ ‌‍​‍​‍‌‌​ ​‍​ ​‍​‍‌‌​ ‌‌‌​‌​​‍ ‍‌ ‌​‌‍‌‌‌ ‍​‌ ‌​​ ‌‍​‍‌‍​‌‌ ​ ‌‍‌‌‌‌‌‌‌ ​‍‌‍ ​​ ‌‌‍‍​‌ ‌​‌ ‌​‌ ​​‌ ​ ​‍‌‌​ ​ ‌​​‌​‍‌‌​ ​‍‌​‌‍​‍‌‌​ ​‍‌​‌‍‌ ‌​‌ ‌‌​‍ ‍‌ ​ ‌‍​‌‌‍ ‍‌‍‍‌‌ ‌​‌ ‍‌​‍ ‍‌ ​ ‌ ‌​‌ ‌‌‌‍‌​‌‍‍‌‌‍ ​‍‌‍‌‍‍‌‌‍‌​​ ‌‌ ​​‌‍​‌‌‍‌ ‌‍‌‌​‍ ‌‌ ‌​‌‍‍‌‌‍ ​‌ ​ ‌‍‍ ‌ ‌‌‌‍‌​​‍ ‌‌ ‌​‌‍‍‌‌‍ ​​‍ ‌‌ ‌‍‌‍‍‌‌ ​‍‌‍‍ ‌ ​ ‌‍ ‌‍ ‌‌‍‍​‌‍‌‌‌‍‌​‌‍‌‌‌ ​‍​‍‌‍‌ ‌​‌ ‍‌‌ ​​‌‍‌‌​ ‌‌ ​​‌‍​‌‌‍‌ ‌‍‌‌​‍‌‍‌ ​​‌‍​‌‌ ‌​‌‍‍​​ ‌‌ ​ ‌‍‌‌‌‍​ ‌ ‌​‌‍‍‌‌‍ ‌‍ ‍‌ ​ ​‍‌‌​ ‌‌‌​​‍‌‌ ‌‍‍ ‌‍‌‌‌ ‍‌​‍‌‌​ ​ ‌​‌​​‍‌‌​ ​ ‌​‌​​‍‌‌​ ​‍​ ​‍​ ‌‍​ ‌‍​ ‍​​ ‌‍​ ​‌​ ‌‍‌‍​‍‌‍‌‍‌‍​‍​ ​‌​ ​​​ ‍​​‍‌‌​ ​‍​ ​‍​‍‌‌​ ‌‌‌​‌​​‍ ‍‌‍​ ‌‍ ‌‍ ‍‌ ‌​‌‍‌‌‌‍ ‍‌ ‌​​‍‌‌​ ‌‌‌​​‍‌‌ ‌‍‍ ‌‍‌‌‌ ‍‌​‍‌‌​ ​ ‌​‌​​‍‌‌​ ​ ‌​‌​​‍‌‌​ ​‍​ ​‍‌‍​‍‌‍​‌​ ​‍​ ​​‌‍​‌‌‍‌‌‌‍‌‍​ ​ ‌‍​‌‌‍​ ‌‍‌‌‌‍‌‌​‍‌‌​ ​‍​ ​‍​‍‌‌​ ‌‌‌​‌​​‍ ‍‌‍​‍‌‍ ​‌‍ ‌‍​ ‌‍‍ ‌ ​ ​‍‌‌​ ‌‌‌​​‍‌‌ ‌‍‍ ‌‍‌‌‌ ‍‌​‍‌‌​ ​ ‌​‌​​‍‌‌​ ​ ‌​‌​​‍‌‌​ ​‍​ ​‍​ ‍‌​ ‌​‌‍​‍​ ‌​‌‍​ ​ ​ ‌‍​ ‌‍‌‌‌‍‌‍​ ‍​‌‍‌‌​ ‌ ​‍‌‌​ ​‍​ ​‍​‍‌‌​ ‌‌‌​‌​​‍ ‍‌‍​‍‌‍ ‌‍‌​‌ ‍‌​‍‌‌​ ‌‌‌​​‍‌‌ ‌‍‍ ‌‍‌‌‌ ‍‌​‍‌‌​ ​ ‌​‌​​‍‌‌​ ​ ‌​‌​​‍‌‌​ ​‍​ ​‍​ ‍​‌‍‌​​ ‍‌‌‍‌​​ ‌‌‌‍​ ​ ‌​‌‍‌​​ ‍​‌‍​‍​ ‌‌​ ‍‌​‍‌‌​ ​‍​ ​‍​‍‌‌​ ‌‌‌​‌​​‍ ‍‌‍​ ‌‍‍​‌‍‍‌‌‍ ​‌‍‌​‌ ​‍‌‍‌‌‌‍ ‍​‍‌‌​ ‌‌‌​​‍‌‌ ‌‍‍ ‌‍‌‌‌ ‍‌​‍‌‌​ ​ ‌​‌​​‍‌‌​ ​ ‌​‌​​‍‌‌​ ​‍​ ​‍​ ‌‌‌‍‌‍​ ‌‌​ ​‍​ ‌‌‌‍​‌​ ​​​ ​‌‌‍​‍​ ​‌‌‍​ ‌‍​‍​‍‌‌​ ​‍​ ​‍​‍‌‌​ ‌‌‌​‌​​‍ ‍‌ ‌​‌‍‌‌‌ ‍​‌ ‌​​‍‌‍‌ ​​‌‍‌‌‌ ​‍‌ ​ ‌ ​​‌‍‌‌‌‍​ ‌ ‌​‌‍‍‌‌ ‌‍‌‍‌‌​ ‌‌ ​​‌ ‌‌‌‍​‍‌‍ ​‌‍‍‌‌ ​ ‌‍‍​‌‍‌‌‌‍‌​​‍​‍‌ ‌
Virksomheden skal være medlem af ATL*.​​​​‌ ‍ ​‍​‍‌‍ ‌ ​‍‌‍‍‌‌‍‌ ‌‍‍‌‌‍ ‍​‍​‍​ ‍‍​‍​‍‌ ​ ‌‍​‌‌‍ ‍‌‍‍‌‌ ‌​‌ ‍‌​‍ ‍‌‍‍‌‌‍ ​‍​‍​‍ ​​‍​‍‌‍‍​‌ ​‍‌‍‌‌‌‍‌‍​‍​‍​ ‍‍​‍​‍‌‍‍​‌ ‌​‌ ‌​‌ ​​‌ ​ ​ ‍‍​‍ ​‍ ‌ ‌​‌ ‌‌​‍ ‍‌ ​ ‌‍​‌‌‍ ‍‌‍‍‌‌ ‌​‌ ‍‌​‍ ‍‌ ​ ‌ ‌​‌ ‌‌‌‍‌​‌‍‍‌‌‍ ​‍ ‌‍‍‌‌‍ ‍‌ ‌​‌‍‌‌‌‍ ‍‌ ‌​​‍ ‌‍‌‌‌‍‌​‌‍‍‌‌ ‌​​‍ ‌‍ ‌‌‍ ‌‍‌​‌‍‌‌​ ‌‌ ​​‌ ​‍‌‍‌‌‌ ​ ‌‍‌‌‌‍ ‍‌ ‌​‌‍​‌‌ ‌​‌‍‍‌‌‍ ‌‍ ‍​ ‍ ‌‍‍‌‌‍‌​​ ‌‌ ​​‌‍​‌‌‍‌ ‌‍‌‌​‍ ‌‌ ‌​‌‍‍‌‌‍ ​‌ ​ ‌‍‍ ‌ ‌‌‌‍‌​​‍ ‌‌ ‌​‌‍‍‌‌‍ ​​‍ ‌‌ ‌‍‌‍‍‌‌ ​‍‌‍‍ ‌ ​ ‌‍ ‌‍ ‌‌‍‍​‌‍‌‌‌‍‌​‌‍‌‌‌ ​‍​ ‍ ‌ ‌​‌ ‍‌‌ ​​‌‍‌‌​ ‌‌ ​​‌‍​‌‌‍‌ ‌‍‌‌​ ‍ ‌ ​​‌‍​‌‌ ‌​‌‍‍​​ ‌‌ ​ ‌‍‌‌‌‍​ ‌ ‌​‌‍‍‌‌‍ ‌‍ ‍‌ ​ ​‍‌‌​ ‌‌‌​​‍‌‌ ‌‍‍ ‌‍‌‌‌ ‍‌​‍‌‌​ ​ ‌​‌​​‍‌‌​ ​ ‌​‌​​‍‌‌​ ​‍​ ​‍​ ‌‍​ ‌‍​ ‍​​ ‌‍​ ​‌​ ‌‍‌‍​‍‌‍‌‍‌‍​‍​ ​‌​ ​​​ ‍​​‍‌‌​ ​‍​ ​‍​‍‌‌​ ‌‌‌​‌​​‍ ‍‌‍​ ‌‍ ‌‍ ‍‌ ‌​‌‍‌‌‌‍ ‍‌ ‌​​‍‌‌​ ‌‌‌​​‍‌‌ ‌‍‍ ‌‍‌‌‌ ‍‌​‍‌‌​ ​ ‌​‌​​‍‌‌​ ​ ‌​‌​​‍‌‌​ ​‍​ ​‍‌‍​‍‌‍​‌​ ​‍​ ​​‌‍​‌‌‍‌‌‌‍‌‍​ ​ ‌‍​‌‌‍​ ‌‍‌‌‌‍‌‌​‍‌‌​ ​‍​ ​‍​‍‌‌​ ‌‌‌​‌​​‍ ‍‌‍​‍‌‍ ​‌‍ ‌‍​ ‌‍‍ ‌ ​ ​‍‌‌​ ‌‌‌​​‍‌‌ ‌‍‍ ‌‍‌‌‌ ‍‌​‍‌‌​ ​ ‌​‌​​‍‌‌​ ​ ‌​‌​​‍‌‌​ ​‍​ ​‍​ ‍‌​ ‌​‌‍​‍​ ‌​‌‍​ ​ ​ ‌‍​ ‌‍‌‌‌‍‌‍​ ‍​‌‍‌‌​ ‌ ​‍‌‌​ ​‍​ ​‍​‍‌‌​ ‌‌‌​‌​​‍ ‍‌‍​‍‌‍ ‌‍‌​‌ ‍‌​‍‌‌​ ‌‌‌​​‍‌‌ ‌‍‍ ‌‍‌‌‌ ‍‌​‍‌‌​ ​ ‌​‌​​‍‌‌​ ​ ‌​‌​​‍‌‌​ ​‍​ ​‍​ ‌‌​ ‌​​ ‌‍​ ‌​‌‍‌​​ ‌ ​ ​‍​ ‍​​ ​‍​ ​‌‌‍​‌​ ​‍​‍‌‌​ ​‍​ ​‍​‍‌‌​ ‌‌‌​‌​​‍ ‍‌‍​ ‌‍‍​‌‍‍‌‌‍ ​‌‍‌​‌ ​‍‌‍‌‌‌‍ ‍​‍‌‌​ ‌‌‌​​‍‌‌ ‌‍‍ ‌‍‌‌‌ ‍‌​‍‌‌​ ​ ‌​‌​​‍‌‌​ ​ ‌​‌​​‍‌‌​ ​‍​ ​‍​ ‌​‌‍​‌‌‍​‍‌‍‌‍​ ‌ ​ ‍​‌‍‌‌​ ​‍​ ‌​‌‍​‌​ ‌​​ ‌‍​‍‌‌​ ​‍​ ​‍​‍‌‌​ ‌‌‌​‌​​‍ ‍‌ ‌​‌‍‌‌‌ ‍​‌ ‌​​ ‌‍​‍‌‍​‌‌ ​ ‌‍‌‌‌‌‌‌‌ ​‍‌‍ ​​ ‌‌‍‍​‌ ‌​‌ ‌​‌ ​​‌ ​ ​‍‌‌​ ​ ‌​​‌​‍‌‌​ ​‍‌​‌‍​‍‌‌​ ​‍‌​‌‍‌ ‌​‌ ‌‌​‍ ‍‌ ​ ‌‍​‌‌‍ ‍‌‍‍‌‌ ‌​‌ ‍‌​‍ ‍‌ ​ ‌ ‌​‌ ‌‌‌‍‌​‌‍‍‌‌‍ ​‍‌‍‌‍‍‌‌‍‌​​ ‌‌ ​​‌‍​‌‌‍‌ ‌‍‌‌​‍ ‌‌ ‌​‌‍‍‌‌‍ ​‌ ​ ‌‍‍ ‌ ‌‌‌‍‌​​‍ ‌‌ ‌​‌‍‍‌‌‍ ​​‍ ‌‌ ‌‍‌‍‍‌‌ ​‍‌‍‍ ‌ ​ ‌‍ ‌‍ ‌‌‍‍​‌‍‌‌‌‍‌​‌‍‌‌‌ ​‍​‍‌‍‌ ‌​‌ ‍‌‌ ​​‌‍‌‌​ ‌‌ ​​‌‍​‌‌‍‌ ‌‍‌‌​‍‌‍‌ ​​‌‍​‌‌ ‌​‌‍‍​​ ‌‌ ​ ‌‍‌‌‌‍​ ‌ ‌​‌‍‍‌‌‍ ‌‍ ‍‌ ​ ​‍‌‌​ ‌‌‌​​‍‌‌ ‌‍‍ ‌‍‌‌‌ ‍‌​‍‌‌​ ​ ‌​‌​​‍‌‌​ ​ ‌​‌​​‍‌‌​ ​‍​ ​‍​ ‌‍​ ‌‍​ ‍​​ ‌‍​ ​‌​ ‌‍‌‍​‍‌‍‌‍‌‍​‍​ ​‌​ ​​​ ‍​​‍‌‌​ ​‍​ ​‍​‍‌‌​ ‌‌‌​‌​​‍ ‍‌‍​ ‌‍ ‌‍ ‍‌ ‌​‌‍‌‌‌‍ ‍‌ ‌​​‍‌‌​ ‌‌‌​​‍‌‌ ‌‍‍ ‌‍‌‌‌ ‍‌​‍‌‌​ ​ ‌​‌​​‍‌‌​ ​ ‌​‌​​‍‌‌​ ​‍​ ​‍‌‍​‍‌‍​‌​ ​‍​ ​​‌‍​‌‌‍‌‌‌‍‌‍​ ​ ‌‍​‌‌‍​ ‌‍‌‌‌‍‌‌​‍‌‌​ ​‍​ ​‍​‍‌‌​ ‌‌‌​‌​​‍ ‍‌‍​‍‌‍ ​‌‍ ‌‍​ ‌‍‍ ‌ ​ ​‍‌‌​ ‌‌‌​​‍‌‌ ‌‍‍ ‌‍‌‌‌ ‍‌​‍‌‌​ ​ ‌​‌​​‍‌‌​ ​ ‌​‌​​‍‌‌​ ​‍​ ​‍​ ‍‌​ ‌​‌‍​‍​ ‌​‌‍​ ​ ​ ‌‍​ ‌‍‌‌‌‍‌‍​ ‍​‌‍‌‌​ ‌ ​‍‌‌​ ​‍​ ​‍​‍‌‌​ ‌‌‌​‌​​‍ ‍‌‍​‍‌‍ ‌‍‌​‌ ‍‌​‍‌‌​ ‌‌‌​​‍‌‌ ‌‍‍ ‌‍‌‌‌ ‍‌​‍‌‌​ ​ ‌​‌​​‍‌‌​ ​ ‌​‌​​‍‌‌​ ​‍​ ​‍​ ‌‌​ ‌​​ ‌‍​ ‌​‌‍‌​​ ‌ ​ ​‍​ ‍​​ ​‍​ ​‌‌‍​‌​ ​‍​‍‌‌​ ​‍​ ​‍​‍‌‌​ ‌‌‌​‌​​‍ ‍‌‍​ ‌‍‍​‌‍‍‌‌‍ ​‌‍‌​‌ ​‍‌‍‌‌‌‍ ‍​‍‌‌​ ‌‌‌​​‍‌‌ ‌‍‍ ‌‍‌‌‌ ‍‌​‍‌‌​ ​ ‌​‌​​‍‌‌​ ​ ‌​‌​​‍‌‌​ ​‍​ ​‍​ ‌​‌‍​‌‌‍​‍‌‍‌‍​ ‌ ​ ‍​‌‍‌‌​ ​‍​ ‌​‌‍​‌​ ‌​​ ‌‍​‍‌‌​ ​‍​ ​‍​‍‌‌​ ‌‌‌​‌​​‍ ‍‌ ‌​‌‍‌‌‌ ‍​‌ ‌​​‍‌‍‌ ​​‌‍‌‌‌ ​‍‌ ​ ‌ ​​‌‍‌‌‌‍​ ‌ ‌​‌‍‍‌‌ ‌‍‌‍‌‌​ ‌‌ ​​‌ ‌‌‌‍​‍‌‍ ​‌‍‍‌‌ ​ ‌‍‍​‌‍‌‌‌‍‌​​‍​‍‌ ‌
*Gælder også virksomheder, der har tiltrådt Transport- og